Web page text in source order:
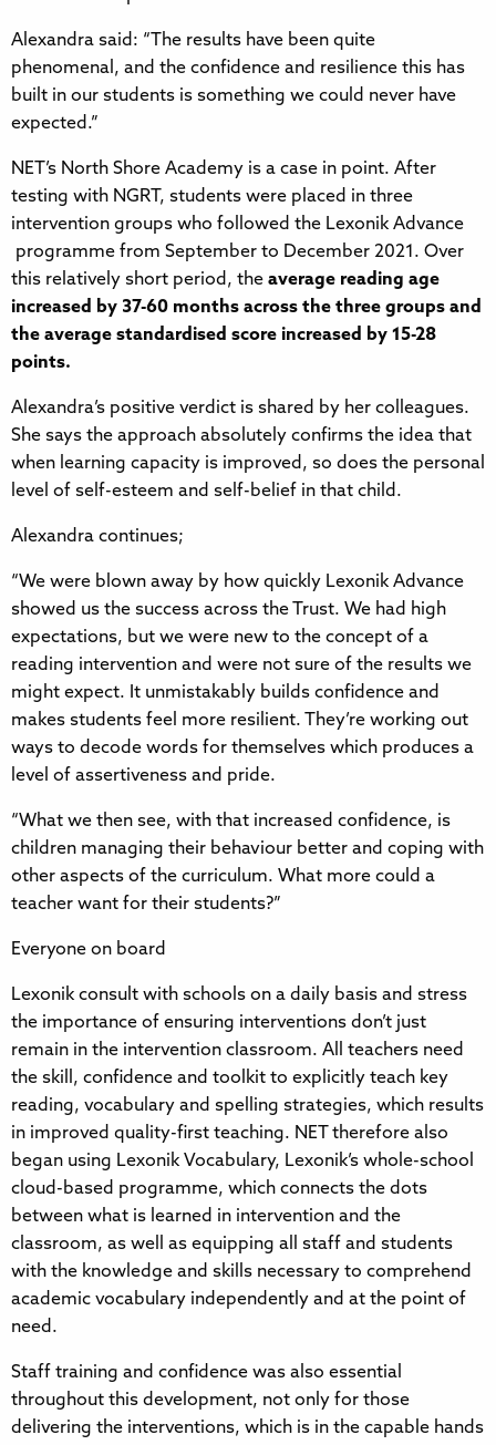
Alexandra said: ​​​​‌‍​‍​‍‌‍‌​‍‌‍‍‌‌‍‌‌‍‍‌‌‍‍​‍​‍​‍‍​‍​‍‌​‌‍​‌‌‍‍‌‍‍‌‌‌​‌‍‌​‍‍‌‍‍‌‌‍​‍​‍​‍​​‍​‍‌‍‍​‌​‍‌‍‌‌‌‍‌‍​‍​‍​‍‍​‍​‍​‍‌​‌‌​‌‌‌‌‍‌​‌‍‍‌‌‍​‍‌‍‍‌‌‍‍‌‌​‌‍‌‌‌‍‍‌‌​​‍‌‍‌‌‌‍‌​‌‍‍‌‌‌​​‍‌‍‌‌‍‌‍‌​‌‍‌‌​‌‌​​‌​‍‌‍‌‌‌​‌‍‌‌‌‍‍‌‌​‌‍​‌‌‌​‌‍‍‌‌‍‌‍‍​‍‌‍‍‌‌‍‌​​‌‌‍​‌‌‍‌‍​​​​‍‌​‍‌​‍‌‌‍‌‍‌‍​‍​‍‌​‌‍​​‌‌‍‌​​‌​‍‌​‌​​​​​‌‌‍​​‍‌​‍​​‌‍​‌​‍‌​‍‌​‍‌​‌‍​‌‌​​‌‍‌‍​​‌​​‍​‍​​​​​‌‌​‌‍‌‍​‍​‍‌‌​‌‍‌‌​​‌‍‌‌​‌‌​‌‌​‌‍‌​‍‌‍‌​‍‌​​‌‍​‌‌‌​‌‍‍​​‌‌‍​‍‌‍‌‍‌​‌‍‌​‍‌‌​‌‌‌​​‍‌‌‌‍‍‌‍‌‌‌‍‌​‍‌‌​​‌​‌​​‍‌‌​​‌​‌​​‍‌‌​​‍​​‍​​​‌‍​‍​​‍​‍‌‌‍‌‍​‌‌​​​‌‍​‌‍‌‍​‌‍‌‌​‌​​‍‌‌​​‍​​‍​‍‌‌​‌‌‌​‌​​‍‍‌‍​‌‍‍​‌‍‍‌‌‍​‌‍‌​‌​‍‌‍‌‌‌‍‍​‍‌‌​‌‌‌​​‍‌‌‌‍‍‌‍‌‌‌‍‌​‍‌‌​​‌​‌​​‍‌‌​​‌​‌​​‍‌‌​​‍​​‍​​​‌​‍‌‌‍​​​‌‍‌‍​‌‌​‌‌‌‍‌​​‌‌​‌​​​​​​​‍‌‌​​‍​​‍​‍‌‌​‌‌‌​‌​​‍‍‌‌​‌‍‌‌‌‍​‌‌​​‌‍​‍‌‍​‌‌​‌‍‌‌‌‌‌‌‌​‍‌‍​​‌​‍‌‌​​‍‌​‌‍‌​‌‌​‌‌‌‌‍‌​‌‍‍‌‌‍​‍‌‍‌‍‍‌‌‍‌​​‌‌‍​‌‌‍‌‍​​​​‍‌​‍‌​‍‌‌‍‌‍‌‍​‍​‍‌​‌‍​​‌‌‍‌​​‌​‍‌​‌​​​​​‌‌‍​​‍‌​‍​​‌‍​‌​‍‌​‍‌​‍‌​‌‍​‌‌​​‌‍‌‍​​‌​​‍​‍​​​​​‌‌​‌‍‌‍​‍​‍‌‍‌‌​‌‍‌‌​​‌‍‌‌​‌‌​‌‌​‌‍‌​‍‌‍‌​‍‌‍‌​​‌‍​‌‌‌​‌‍‍​​‌‌‍​‍‌‍‌‍‌​‌‍‌​‍‌‌​‌‌‌​​‍‌‌‌‍‍‌‍‌‌‌‍‌​‍‌‌​​‌​‌​​‍‌‌​​‌​‌​​‍‌‌​​‍​​‍​​​‌‍​‍​​‍​‍‌‌‍‌‍​‌‌​​​‌‍​‌‍‌‍​‌‍‌‌​‌​​‍‌‌​​‍​​‍​‍‌‌​‌‌‌​‌​​‍‍‌‍​‌‍‍​‌‍‍‌‌‍​‌‍‌​‌​‍‌‍‌‌‌‍‍​‍‌‌​‌‌‌​​‍‌‌‌‍‍‌‍‌‌‌‍‌​‍‌‌​​‌​‌​​‍‌‌​​‌​‌​​‍‌‌​​‍​​‍​​​‌​‍‌‌‍​​​‌‍‌‍​‌‌​‌‌‌‍‌​​‌‌​‌​​​​​​​‍‌‌​​‍​​‍​‍‌‌​‌‌‌​‌​​‍‍‌‌​‌‍‌‌‌‍​‌‌​​‍‌‍‌​​‌‍‌‌‌​‍‌​‌​​‌‍‌‌‌‍​‌‌​‌‍‍‌‌‌‍‌‍‌‌​‌‌​​‌‌‌‌‍​‍‌‍​‌‍‍‌‌​‌‍‍​‌‍‌‌‌‍‌​​‍​‍‌‌“The results have been quite
phenomenal, and the confidence and resilience this has
built in our students is something we could never have
expected.”​​​​‌‍​‍​‍‌‍‌​‍‌‍‍‌‌‍‌‌‍‍‌‌‍‍​‍​‍​‍‍​‍​‍‌​‌‍​‌‌‍‍‌‍‍‌‌‌​‌‍‌​‍‍‌‍‍‌‌‍​‍​‍​‍​​‍​‍‌‍‍​‌​‍‌‍‌‌‌‍‌‍​‍​‍​‍‍​‍​‍​‍‌​‌‌​‌‌‌‌‍‌​‌‍‍‌‌‍​‍‌‍‍‌‌‍‍‌‌​‌‍‌‌‌‍‍‌‌​​‍‌‍‌‌‌‍‌​‌‍‍‌‌‌​​‍‌‍‌‌‍‌‍‌​‌‍‌‌​‌‌​​‌​‍‌‍‌‌‌​‌‍‌‌‌‍‍‌‌​‌‍​‌‌‌​‌‍‍‌‌‍‌‍‍​‍‌‍‍‌‌‍‌​​‌‌‍​‌‌‍‌‍​​​​‍‌​‍‌​‍‌‌‍‌‍‌‍​‍​‍‌​‌‍​​‌‌‍‌​​‌​‍‌​‌​​​​​‌‌‍​​‍‌​‍​​‌‍​‌​‍‌​‍‌​‍‌​‌‍​‌‌​​‌‍‌‍​​‌​​‍​‍​​​​​‌‌​‌‍‌‍​‍​‍‌‌​‌‍‌‌​​‌‍‌‌​‌‌​‌‌​‌‍‌​‍‌‍‌​‍‌​​‌‍​‌‌‌​‌‍‍​​‌‌‍​‍‌‍‌‍‌​‌‍‌​‍‌‌​‌‌‌​​‍‌‌‌‍‍‌‍‌‌‌‍‌​‍‌‌​​‌​‌​​‍‌‌​​‌​‌​​‍‌‌​​‍​​‍​​​‌‍​‍​​‍​‍‌‌‍‌‍​‌‌​​​‌‍​‌‍‌‍​‌‍‌‌​‌​​‍‌‌​​‍​​‍​‍‌‌​‌‌‌​‌​​‍‍‌‍​‌‍‍​‌‍‍‌‌‍​‌‍‌​‌​‍‌‍‌‌‌‍‍​‍‌‌​‌‌‌​​‍‌‌‌‍‍‌‍‌‌‌‍‌​‍‌‌​​‌​‌​​‍‌‌​​‌​‌​​‍‌‌​​‍​​‍​​​‌​‍‌‌‍​​​‌‍‌‍​‌‌​‌‌‌‍‌​​‌‌​‌​​​​​‌​‍‌‌​​‍​​‍​‍‌‌​‌‌‌​‌​​‍‍‌‌​‌‍‌‌‌‍​‌‌​​‌‍​‍‌‍​‌‌​‌‍‌‌‌‌‌‌‌​‍‌‍​​‌​‍‌‌​​‍‌​‌‍‌​‌‌​‌‌‌‌‍‌​‌‍‍‌‌‍​‍‌‍‌‍‍‌‌‍‌​​‌‌‍​‌‌‍‌‍​​​​‍‌​‍‌​‍‌‌‍‌‍‌‍​‍​‍‌​‌‍​​‌‌‍‌​​‌​‍‌​‌​​​​​‌‌‍​​‍‌​‍​​‌‍​‌​‍‌​‍‌​‍‌​‌‍​‌‌​​‌‍‌‍​​‌​​‍​‍​​​​​‌‌​‌‍‌‍​‍​‍‌‍‌‌​‌‍‌‌​​‌‍‌‌​‌‌​‌‌​‌‍‌​‍‌‍‌​‍‌‍‌​​‌‍​‌‌‌​‌‍‍​​‌‌‍​‍‌‍‌‍‌​‌‍‌​‍‌‌​‌‌‌​​‍‌‌‌‍‍‌‍‌‌‌‍‌​‍‌‌​​‌​‌​​‍‌‌​​‌​‌​​‍‌‌​​‍​​‍​​​‌‍​‍​​‍​‍‌‌‍‌‍​‌‌​​​‌‍​‌‍‌‍​‌‍‌‌​‌​​‍‌‌​​‍​​‍​‍‌‌​‌‌‌​‌​​‍‍‌‍​‌‍‍​‌‍‍‌‌‍​‌‍‌​‌​‍‌‍‌‌‌‍‍​‍‌‌​‌‌‌​​‍‌‌‌‍‍‌‍‌‌‌‍‌​‍‌‌​​‌​‌​​‍‌‌​​‌​‌​​‍‌‌​​‍​​‍​​​‌​‍‌‌‍​​​‌‍‌‍​‌‌​‌‌‌‍‌​​‌‌​‌​​​​​‌​‍‌‌​​‍​​‍​‍‌‌​‌‌‌​‌​​‍‍‌‌​‌‍‌‌‌‍​‌‌​​‍‌‍‌​​‌‍‌‌‌​‍‌​‌​​‌‍‌‌‌‍​‌‌​‌‍‍‌‌‌‍‌‍‌‌​‌‌​​‌‌‌‌‍​‍‌‍​‌‍‍‌‌​‌‍‍​‌‍‌‌‌‍‌​​‍​‍‌‌
NET’s North Shore Academy​​​​‌‍​‍​‍‌‍‌​‍‌‍‍‌‌‍‌‌‍‍‌‌‍‍​‍​‍​‍‍​‍​‍‌​‌‍​‌‌‍‍‌‍‍‌‌‌​‌‍‌​‍‍‌‍‍‌‌‍​‍​‍​‍​​‍​‍‌‍‍​‌​‍‌‍‌‌‌‍‌‍​‍​‍​‍‍​‍​‍​‍‌​‌‌​‌‌‌‌‍‌​‌‍‍‌‌‍​‍‌‍‍‌‌‍‍‌‌​‌‍‌‌‌‍‍‌‌​​‍‌‍‌‌‌‍‌​‌‍‍‌‌‌​​‍‌‍‌‌‍‌‍‌​‌‍‌‌​‌‌​​‌​‍‌‍‌‌‌​‌‍‌‌‌‍‍‌‌​‌‍​‌‌‌​‌‍‍‌‌‍‌‍‍​‍‌‍‍‌‌‍‌​​‌‌‍​‌‌‍‌‍​​​​‍‌​‍‌​‍‌‌‍‌‍‌‍​‍​‍‌​‌‍​​‌‌‍‌​​‌​‍‌​‌​​​​​‌‌‍​​‍‌​‍​​‌‍​‌​‍‌​‍‌​‍‌​‌‍​‌‌​​‌‍‌‍​​‌​​‍​‍​​​​​‌‌​‌‍‌‍​‍​‍‌‌​‌‍‌‌​​‌‍‌‌​‌‌​‌‌​‌‍‌​‍‌‍‌​‍‌​​‌‍​‌‌‌​‌‍‍​​‌‌‍​‍‌‍‌‍‌​‌‍‌​‍‌‌​‌‌‌​​‍‌‌‌‍‍‌‍‌‌‌‍‌​‍‌‌​​‌​‌​​‍‌‌​​‌​‌​​‍‌‌​​‍​​‍​‌​​​‌​​​​​‍​​​‍‌‌‍​​‌​​​​‌​‍​​‍​​‍‌‌​​‍​​‍​‍‌‌​‌‌‌​‌​​‍‍‌‍​‌‍‍​‌‍‍‌‌‍​‌‍‌​‌​‍‌‍‌‌‌‍‍​‍‌‌​‌‌‌​​‍‌‌‌‍‍‌‍‌‌‌‍‌​‍‌‌​​‌​‌​​‍‌‌​​‌​‌​​‍‌‌​​‍​​‍​‌‍‌‍​​​‍‌‍‌​‌‍​‍​​‍​​‍​‌​‌‍‌​​​‌‌‍​‌‍​‌​​​​‍‌‌​​‍​​‍​‍‌‌​‌‌‌​‌​​‍‍‌‌​‌‍‌‌‌‍​‌‌​​‌‍​‍‌‍​‌‌​‌‍‌‌‌‌‌‌‌​‍‌‍​​‌​‍‌‌​​‍‌​‌‍‌​‌‌​‌‌‌‌‍‌​‌‍‍‌‌‍​‍‌‍‌‍‍‌‌‍‌​​‌‌‍​‌‌‍‌‍​​​​‍‌​‍‌​‍‌‌‍‌‍‌‍​‍​‍‌​‌‍​​‌‌‍‌​​‌​‍‌​‌​​​​​‌‌‍​​‍‌​‍​​‌‍​‌​‍‌​‍‌​‍‌​‌‍​‌‌​​‌‍‌‍​​‌​​‍​‍​​​​​‌‌​‌‍‌‍​‍​‍‌‍‌‌​‌‍‌‌​​‌‍‌‌​‌‌​‌‌​‌‍‌​‍‌‍‌​‍‌‍‌​​‌‍​‌‌‌​‌‍‍​​‌‌‍​‍‌‍‌‍‌​‌‍‌​‍‌‌​‌‌‌​​‍‌‌‌‍‍‌‍‌‌‌‍‌​‍‌‌​​‌​‌​​‍‌‌​​‌​‌​​‍‌‌​​‍​​‍​‌​​​‌​​​​​‍​​​‍‌‌‍​​‌​​​​‌​‍​​‍​​‍‌‌​​‍​​‍​‍‌‌​‌‌‌​‌​​‍‍‌‍​‌‍‍​‌‍‍‌‌‍​‌‍‌​‌​‍‌‍‌‌‌‍‍​‍‌‌​‌‌‌​​‍‌‌‌‍‍‌‍‌‌‌‍‌​‍‌‌​​‌​‌​​‍‌‌​​‌​‌​​‍‌‌​​‍​​‍​‌‍‌‍​​​‍‌‍‌​‌‍​‍​​‍​​‍​‌​‌‍‌​​​‌‌‍​‌‍​‌​​​​‍‌‌​​‍​​‍​‍‌‌​‌‌‌​‌​​‍‍‌‌​‌‍‌‌‌‍​‌‌​​‍‌‍‌​​‌‍‌‌‌​‍‌​‌​​‌‍‌‌‌‍​‌‌​‌‍‍‌‌‌‍‌‍‌‌​‌‌​​‌‌‌‌‍​‍‌‍​‌‍‍‌‌​‌‍‍​‌‍‌‌‌‍‌​​‍​‍‌‌ is a case in point. After
testing with ​​​​‌‍​‍​‍‌‍‌​‍‌‍‍‌‌‍‌‌‍‍‌‌‍‍​‍​‍​‍‍​‍​‍‌​‌‍​‌‌‍‍‌‍‍‌‌‌​‌‍‌​‍‍‌‍‍‌‌‍​‍​‍​‍​​‍​‍‌‍‍​‌​‍‌‍‌‌‌‍‌‍​‍​‍​‍‍​‍​‍​‍‌​‌‌​‌‌‌‌‍‌​‌‍‍‌‌‍​‍‌‍‍‌‌‍‍‌‌​‌‍‌‌‌‍‍‌‌​​‍‌‍‌‌‌‍‌​‌‍‍‌‌‌​​‍‌‍‌‌‍‌‍‌​‌‍‌‌​‌‌​​‌​‍‌‍‌‌‌​‌‍‌‌‌‍‍‌‌​‌‍​‌‌‌​‌‍‍‌‌‍‌‍‍​‍‌‍‍‌‌‍‌​​‌‌‍​‌‌‍‌‍​​​​‍‌​‍‌​‍‌‌‍‌‍‌‍​‍​‍‌​‌‍​​‌‌‍‌​​‌​‍‌​‌​​​​​‌‌‍​​‍‌​‍​​‌‍​‌​‍‌​‍‌​‍‌​‌‍​‌‌​​‌‍‌‍​​‌​​‍​‍​​​​​‌‌​‌‍‌‍​‍​‍‌‌​‌‍‌‌​​‌‍‌‌​‌‌​‌‌​‌‍‌​‍‌‍‌​‍‌​​‌‍​‌‌‌​‌‍‍​​‌‌‍​‍‌‍‌‍‌​‌‍‌​‍‌‌​‌‌‌​​‍‌‌‌‍‍‌‍‌‌‌‍‌​‍‌‌​​‌​‌​​‍‌‌​​‌​‌​​‍‌‌​​‍​​‍​‌​​​‌​​​​​‍​​​‍‌‌‍​​‌​​​​‌​‍​​‍​​‍‌‌​​‍​​‍​‍‌‌​‌‌‌​‌​​‍‍‌‍​‌‍‍​‌‍‍‌‌‍​‌‍‌​‌​‍‌‍‌‌‌‍‍​‍‌‌​‌‌‌​​‍‌‌‌‍‍‌‍‌‌‌‍‌​‍‌‌​​‌​‌​​‍‌‌​​‌​‌​​‍‌‌​​‍​​‍​‌‍‌‍​​​‍‌‍‌​‌‍​‍​​‍​​‍​‌​‌‍‌​​​‌‌‍​‌‍​‌​​‌​‍‌‌​​‍​​‍​‍‌‌​‌‌‌​‌​​‍‍‌‌​‌‍‌‌‌‍​‌‌​​‌‍​‍‌‍​‌‌​‌‍‌‌‌‌‌‌‌​‍‌‍​​‌​‍‌‌​​‍‌​‌‍‌​‌‌​‌‌‌‌‍‌​‌‍‍‌‌‍​‍‌‍‌‍‍‌‌‍‌​​‌‌‍​‌‌‍‌‍​​​​‍‌​‍‌​‍‌‌‍‌‍‌‍​‍​‍‌​‌‍​​‌‌‍‌​​‌​‍‌​‌​​​​​‌‌‍​​‍‌​‍​​‌‍​‌​‍‌​‍‌​‍‌​‌‍​‌‌​​‌‍‌‍​​‌​​‍​‍​​​​​‌‌​‌‍‌‍​‍​‍‌‍‌‌​‌‍‌‌​​‌‍‌‌​‌‌​‌‌​‌‍‌​‍‌‍‌​‍‌‍‌​​‌‍​‌‌‌​‌‍‍​​‌‌‍​‍‌‍‌‍‌​‌‍‌​‍‌‌​‌‌‌​​‍‌‌‌‍‍‌‍‌‌‌‍‌​‍‌‌​​‌​‌​​‍‌‌​​‌​‌​​‍‌‌​​‍​​‍​‌​​​‌​​​​​‍​​​‍‌‌‍​​‌​​​​‌​‍​​‍​​‍‌‌​​‍​​‍​‍‌‌​‌‌‌​‌​​‍‍‌‍​‌‍‍​‌‍‍‌‌‍​‌‍‌​‌​‍‌‍‌‌‌‍‍​‍‌‌​‌‌‌​​‍‌‌‌‍‍‌‍‌‌‌‍‌​‍‌‌​​‌​‌​​‍‌‌​​‌​‌​​‍‌‌​​‍​​‍​‌‍‌‍​​​‍‌‍‌​‌‍​‍​​‍​​‍​‌​‌‍‌​​​‌‌‍​‌‍​‌​​‌​‍‌‌​​‍​​‍​‍‌‌​‌‌‌​‌​​‍‍‌‌​‌‍‌‌‌‍​‌‌​​‍‌‍‌​​‌‍‌‌‌​‍‌​‌​​‌‍‌‌‌‍​‌‌​‌‍‍‌‌‌‍‌‍‌‌​‌‌​​‌‌‌‌‍​‍‌‍​‌‍‍‌‌​‌‍‍​‌‍‌‌‌‍‌​​‍​‍‌‌NGRT​​​​‌‍​‍​‍‌‍‌​‍‌‍‍‌‌‍‌‌‍‍‌‌‍‍​‍​‍​‍‍​‍​‍‌​‌‍​‌‌‍‍‌‍‍‌‌‌​‌‍‌​‍‍‌‍‍‌‌‍​‍​‍​‍​​‍​‍‌‍‍​‌​‍‌‍‌‌‌‍‌‍​‍​‍​‍‍​‍​‍​‍‌​‌‌​‌‌‌‌‍‌​‌‍‍‌‌‍​‍‌‍‍‌‌‍‍‌‌​‌‍‌‌‌‍‍‌‌​​‍‌‍‌‌‌‍‌​‌‍‍‌‌‌​​‍‌‍‌‌‍‌‍‌​‌‍‌‌​‌‌​​‌​‍‌‍‌‌‌​‌‍‌‌‌‍‍‌‌​‌‍​‌‌‌​‌‍‍‌‌‍‌‍‍​‍‌‍‍‌‌‍‌​​‌‌‍​‌‌‍‌‍​​​​‍‌​‍‌​‍‌‌‍‌‍‌‍​‍​‍‌​‌‍​​‌‌‍‌​​‌​‍‌​‌​​​​​‌‌‍​​‍‌​‍​​‌‍​‌​‍‌​‍‌​‍‌​‌‍​‌‌​​‌‍‌‍​​‌​​‍​‍​​​​​‌‌​‌‍‌‍​‍​‍‌‌​‌‍‌‌​​‌‍‌‌​‌‌​‌‌​‌‍‌​‍‌‍‌​‍‌​​‌‍​‌‌‌​‌‍‍​​‌‌‍​‍‌‍‌‍‌​‌‍‌​‍‌‌​‌‌‌​​‍‌‌‌‍‍‌‍‌‌‌‍‌​‍‌‌​​‌​‌​​‍‌‌​​‌​‌​​‍‌‌​​‍​​‍​‌​​​‌​​​​​‍​​​‍‌‌‍​​‌​​​​‌​‍​​‍​​‍‌‌​​‍​​‍​‍‌‌​‌‌‌​‌​​‍‍‌‍​‌‍‍​‌‍‍‌‌‍​‌‍‌​‌​‍‌‍‌‌‌‍‍​‍‌‌​‌‌‌​​‍‌‌‌‍‍‌‍‌‌‌‍‌​‍‌‌​​‌​‌​​‍‌‌​​‌​‌​​‍‌‌​​‍​​‍​‌‍‌‍​​​‍‌‍‌​‌‍​‍​​‍​​‍​‌​‌‍‌​​​‌‌‍​‌‍​‌​​‍​‍‌‌​​‍​​‍​‍‌‌​‌‌‌​‌​​‍‍‌‌​‌‍‌‌‌‍​‌‌​​‌‍​‍‌‍​‌‌​‌‍‌‌‌‌‌‌‌​‍‌‍​​‌​‍‌‌​​‍‌​‌‍‌​‌‌​‌‌‌‌‍‌​‌‍‍‌‌‍​‍‌‍‌‍‍‌‌‍‌​​‌‌‍​‌‌‍‌‍​​​​‍‌​‍‌​‍‌‌‍‌‍‌‍​‍​‍‌​‌‍​​‌‌‍‌​​‌​‍‌​‌​​​​​‌‌‍​​‍‌​‍​​‌‍​‌​‍‌​‍‌​‍‌​‌‍​‌‌​​‌‍‌‍​​‌​​‍​‍​​​​​‌‌​‌‍‌‍​‍​‍‌‍‌‌​‌‍‌‌​​‌‍‌‌​‌‌​‌‌​‌‍‌​‍‌‍‌​‍‌‍‌​​‌‍​‌‌‌​‌‍‍​​‌‌‍​‍‌‍‌‍‌​‌‍‌​‍‌‌​‌‌‌​​‍‌‌‌‍‍‌‍‌‌‌‍‌​‍‌‌​​‌​‌​​‍‌‌​​‌​‌​​‍‌‌​​‍​​‍​‌​​​‌​​​​​‍​​​‍‌‌‍​​‌​​​​‌​‍​​‍​​‍‌‌​​‍​​‍​‍‌‌​‌‌‌​‌​​‍‍‌‍​‌‍‍​‌‍‍‌‌‍​‌‍‌​‌​‍‌‍‌‌‌‍‍​‍‌‌​‌‌‌​​‍‌‌‌‍‍‌‍‌‌‌‍‌​‍‌‌​​‌​‌​​‍‌‌​​‌​‌​​‍‌‌​​‍​​‍​‌‍‌‍​​​‍‌‍‌​‌‍​‍​​‍​​‍​‌​‌‍‌​​​‌‌‍​‌‍​‌​​‍​‍‌‌​​‍​​‍​‍‌‌​‌‌‌​‌​​‍‍‌‌​‌‍‌‌‌‍​‌‌​​‍‌‍‌​​‌‍‌‌‌​‍‌​‌​​‌‍‌‌‌‍​‌‌​‌‍‍‌‌‌‍‌‍‌‌​‌‌​​‌‌‌‌‍​‍‌‍​‌‍‍‌‌​‌‍‍​‌‍‌‌‌‍‌​​‍​‍‌‌, students were placed in three
intervention groups who followed the ​​​​‌‍​‍​‍‌‍‌​‍‌‍‍‌‌‍‌‌‍‍‌‌‍‍​‍​‍​‍‍​‍​‍‌​‌‍​‌‌‍‍‌‍‍‌‌‌​‌‍‌​‍‍‌‍‍‌‌‍​‍​‍​‍​​‍​‍‌‍‍​‌​‍‌‍‌‌‌‍‌‍​‍​‍​‍‍​‍​‍​‍‌​‌‌​‌‌‌‌‍‌​‌‍‍‌‌‍​‍‌‍‍‌‌‍‍‌‌​‌‍‌‌‌‍‍‌‌​​‍‌‍‌‌‌‍‌​‌‍‍‌‌‌​​‍‌‍‌‌‍‌‍‌​‌‍‌‌​‌‌​​‌​‍‌‍‌‌‌​‌‍‌‌‌‍‍‌‌​‌‍​‌‌‌​‌‍‍‌‌‍‌‍‍​‍‌‍‍‌‌‍‌​​‌‌‍​‌‌‍‌‍​​​​‍‌​‍‌​‍‌‌‍‌‍‌‍​‍​‍‌​‌‍​​‌‌‍‌​​‌​‍‌​‌​​​​​‌‌‍​​‍‌​‍​​‌‍​‌​‍‌​‍‌​‍‌​‌‍​‌‌​​‌‍‌‍​​‌​​‍​‍​​​​​‌‌​‌‍‌‍​‍​‍‌‌​‌‍‌‌​​‌‍‌‌​‌‌​‌‌​‌‍‌​‍‌‍‌​‍‌​​‌‍​‌‌‌​‌‍‍​​‌‌‍​‍‌‍‌‍‌​‌‍‌​‍‌‌​‌‌‌​​‍‌‌‌‍‍‌‍‌‌‌‍‌​‍‌‌​​‌​‌​​‍‌‌​​‌​‌​​‍‌‌​​‍​​‍​‌​​​‌​​​​​‍​​​‍‌‌‍​​‌​​​​‌​‍​​‍​​‍‌‌​​‍​​‍​‍‌‌​‌‌‌​‌​​‍‍‌‍​‌‍‍​‌‍‍‌‌‍​‌‍‌​‌​‍‌‍‌‌‌‍‍​‍‌‌​‌‌‌​​‍‌‌‌‍‍‌‍‌‌‌‍‌​‍‌‌​​‌​‌​​‍‌‌​​‌​‌​​‍‌‌​​‍​​‍​‌‍‌‍​​​‍‌‍‌​‌‍​‍​​‍​​‍​‌​‌‍‌​​​‌‌‍​‌‍​‌​​​‍‌‌​​‍​​‍​‍‌‌​‌‌‌​‌​​‍‍‌‌​‌‍‌‌‌‍​‌‌​​‌‍​‍‌‍​‌‌​‌‍‌‌‌‌‌‌‌​‍‌‍​​‌​‍‌‌​​‍‌​‌‍‌​‌‌​‌‌‌‌‍‌​‌‍‍‌‌‍​‍‌‍‌‍‍‌‌‍‌​​‌‌‍​‌‌‍‌‍​​​​‍‌​‍‌​‍‌‌‍‌‍‌‍​‍​‍‌​‌‍​​‌‌‍‌​​‌​‍‌​‌​​​​​‌‌‍​​‍‌​‍​​‌‍​‌​‍‌​‍‌​‍‌​‌‍​‌‌​​‌‍‌‍​​‌​​‍​‍​​​​​‌‌​‌‍‌‍​‍​‍‌‍‌‌​‌‍‌‌​​‌‍‌‌​‌‌​‌‌​‌‍‌​‍‌‍‌​‍‌‍‌​​‌‍​‌‌‌​‌‍‍​​‌‌‍​‍‌‍‌‍‌​‌‍‌​‍‌‌​‌‌‌​​‍‌‌‌‍‍‌‍‌‌‌‍‌​‍‌‌​​‌​‌​​‍‌‌​​‌​‌​​‍‌‌​​‍​​‍​‌​​​‌​​​​​‍​​​‍‌‌‍​​‌​​​​‌​‍​​‍​​‍‌‌​​‍​​‍​‍‌‌​‌‌‌​‌​​‍‍‌‍​‌‍‍​‌‍‍‌‌‍​‌‍‌​‌​‍‌‍‌‌‌‍‍​‍‌‌​‌‌‌​​‍‌‌‌‍‍‌‍‌‌‌‍‌​‍‌‌​​‌​‌​​‍‌‌​​‌​‌​​‍‌‌​​‍​​‍​‌‍‌‍​​​‍‌‍‌​‌‍​‍​​‍​​‍​‌​‌‍‌​​​‌‌‍​‌‍​‌​​​‍‌‌​​‍​​‍​‍‌‌​‌‌‌​‌​​‍‍‌‌​‌‍‌‌‌‍​‌‌​​‍‌‍‌​​‌‍‌‌‌​‍‌​‌​​‌‍‌‌‌‍​‌‌​‌‍‍‌‌‌‍‌‍‌‌​‌‌​​‌‌‌‌‍​‍‌‍​‌‍‍‌‌​‌‍‍​‌‍‌‌‌‍‌​​‍​‍‌‌Lexonik Advance​​​​‌‍​‍​‍‌‍‌​‍‌‍‍‌‌‍‌‌‍‍‌‌‍‍​‍​‍​‍‍​‍​‍‌​‌‍​‌‌‍‍‌‍‍‌‌‌​‌‍‌​‍‍‌‍‍‌‌‍​‍​‍​‍​​‍​‍‌‍‍​‌​‍‌‍‌‌‌‍‌‍​‍​‍​‍‍​‍​‍​‍‌​‌‌​‌‌‌‌‍‌​‌‍‍‌‌‍​‍‌‍‍‌‌‍‍‌‌​‌‍‌‌‌‍‍‌‌​​‍‌‍‌‌‌‍‌​‌‍‍‌‌‌​​‍‌‍‌‌‍‌‍‌​‌‍‌‌​‌‌​​‌​‍‌‍‌‌‌​‌‍‌‌‌‍‍‌‌​‌‍​‌‌‌​‌‍‍‌‌‍‌‍‍​‍‌‍‍‌‌‍‌​​‌‌‍​‌‌‍‌‍​​​​‍‌​‍‌​‍‌‌‍‌‍‌‍​‍​‍‌​‌‍​​‌‌‍‌​​‌​‍‌​‌​​​​​‌‌‍​​‍‌​‍​​‌‍​‌​‍‌​‍‌​‍‌​‌‍​‌‌​​‌‍‌‍​​‌​​‍​‍​​​​​‌‌​‌‍‌‍​‍​‍‌‌​‌‍‌‌​​‌‍‌‌​‌‌​‌‌​‌‍‌​‍‌‍‌​‍‌​​‌‍​‌‌‌​‌‍‍​​‌‌‍​‍‌‍‌‍‌​‌‍‌​‍‌‌​‌‌‌​​‍‌‌‌‍‍‌‍‌‌‌‍‌​‍‌‌​​‌​‌​​‍‌‌​​‌​‌​​‍‌‌​​‍​​‍​‌​​​‌​​​​​‍​​​‍‌‌‍​​‌​​​​‌​‍​​‍​​‍‌‌​​‍​​‍​‍‌‌​‌‌‌​‌​​‍‍‌‍​‌‍‍​‌‍‍‌‌‍​‌‍‌​‌​‍‌‍‌‌‌‍‍​‍‌‌​‌‌‌​​‍‌‌‌‍‍‌‍‌‌‌‍‌​‍‌‌​​‌​‌​​‍‌‌​​‌​‌​​‍‌‌​​‍​​‍​‌‍‌‍​​​‍‌‍‌​‌‍​‍​​‍​​‍​‌​‌‍‌​​​‌‌‍​‌‍​‌​‌​​‍‌‌​​‍​​‍​‍‌‌​‌‌‌​‌​​‍‍‌‌​‌‍‌‌‌‍​‌‌​​‌‍​‍‌‍​‌‌​‌‍‌‌‌‌‌‌‌​‍‌‍​​‌​‍‌‌​​‍‌​‌‍‌​‌‌​‌‌‌‌‍‌​‌‍‍‌‌‍​‍‌‍‌‍‍‌‌‍‌​​‌‌‍​‌‌‍‌‍​​​​‍‌​‍‌​‍‌‌‍‌‍‌‍​‍​‍‌​‌‍​​‌‌‍‌​​‌​‍‌​‌​​​​​‌‌‍​​‍‌​‍​​‌‍​‌​‍‌​‍‌​‍‌​‌‍​‌‌​​‌‍‌‍​​‌​​‍​‍​​​​​‌‌​‌‍‌‍​‍​‍‌‍‌‌​‌‍‌‌​​‌‍‌‌​‌‌​‌‌​‌‍‌​‍‌‍‌​‍‌‍‌​​‌‍​‌‌‌​‌‍‍​​‌‌‍​‍‌‍‌‍‌​‌‍‌​‍‌‌​‌‌‌​​‍‌‌‌‍‍‌‍‌‌‌‍‌​‍‌‌​​‌​‌​​‍‌‌​​‌​‌​​‍‌‌​​‍​​‍​‌​​​‌​​​​​‍​​​‍‌‌‍​​‌​​​​‌​‍​​‍​​‍‌‌​​‍​​‍​‍‌‌​‌‌‌​‌​​‍‍‌‍​‌‍‍​‌‍‍‌‌‍​‌‍‌​‌​‍‌‍‌‌‌‍‍​‍‌‌​‌‌‌​​‍‌‌‌‍‍‌‍‌‌‌‍‌​‍‌‌​​‌​‌​​‍‌‌​​‌​‌​​‍‌‌​​‍​​‍​‌‍‌‍​​​‍‌‍‌​‌‍​‍​​‍​​‍​‌​‌‍‌​​​‌‌‍​‌‍​‌​‌​​‍‌‌​​‍​​‍​‍‌‌​‌‌‌​‌​​‍‍‌‌​‌‍‌‌‌‍​‌‌​​‍‌‍‌​​‌‍‌‌‌​‍‌​‌​​‌‍‌‌‌‍​‌‌​‌‍‍‌‌‌‍‌‍‌‌​‌‌​​‌‌‌‌‍​‍‌‍​‌‍‍‌‌​‌‍‍​‌‍‌‌‌‍‌​​‍​
‍‌‌ programme from September to December 2021. Over
this relatively short period, the ​​​​‌‍​‍​‍‌‍‌​‍‌‍‍‌‌‍‌‌‍‍‌‌‍‍​‍​‍​‍‍​‍​‍‌​‌‍​‌‌‍‍‌‍‍‌‌‌​‌‍‌​‍‍‌‍‍‌‌‍​‍​‍​‍​​‍​‍‌‍‍​‌​‍‌‍‌‌‌‍‌‍​‍​‍​‍‍​‍​‍​‍‌​‌‌​‌‌‌‌‍‌​‌‍‍‌‌‍​‍‌‍‍‌‌‍‍‌‌​‌‍‌‌‌‍‍‌‌​​‍‌‍‌‌‌‍‌​‌‍‍‌‌‌​​‍‌‍‌‌‍‌‍‌​‌‍‌‌​‌‌​​‌​‍‌‍‌‌‌​‌‍‌‌‌‍‍‌‌​‌‍​‌‌‌​‌‍‍‌‌‍‌‍‍​‍‌‍‍‌‌‍‌​​‌‌‍​‌‌‍‌‍​​​​‍‌​‍‌​‍‌‌‍‌‍‌‍​‍​‍‌​‌‍​​‌‌‍‌​​‌​‍‌​‌​​​​​‌‌‍​​‍‌​‍​​‌‍​‌​‍‌​‍‌​‍‌​‌‍​‌‌​​‌‍‌‍​​‌​​‍​‍​​​​​‌‌​‌‍‌‍​‍​‍‌‌​‌‍‌‌​​‌‍‌‌​‌‌​‌‌​‌‍‌​‍‌‍‌​‍‌​​‌‍​‌‌‌​‌‍‍​​‌‌‍​‍‌‍‌‍‌​‌‍‌​‍‌‌​‌‌‌​​‍‌‌‌‍‍‌‍‌‌‌‍‌​‍‌‌​​‌​‌​​‍‌‌​​‌​‌​​‍‌‌​​‍​​‍​‌​​​‌​​​​​‍​​​‍‌‌‍​​‌​​​​‌​‍​​‍​​‍‌‌​​‍​​‍​‍‌‌​‌‌‌​‌​​‍‍‌‍​‌‍‍​‌‍‍‌‌‍​‌‍‌​‌​‍‌‍‌‌‌‍‍​‍‌‌​‌‌‌​​‍‌‌‌‍‍‌‍‌‌‌‍‌​‍‌‌​​‌​‌​​‍‌‌​​‌​‌​​‍‌‌​​‍​​‍​‌‍‌‍​​​‍‌‍‌​‌‍​‍​​‍​​‍​‌​‌‍‌​​​‌‌‍​‌‍​‌​‌‌​‍‌‌​​‍​​‍​‍‌‌​‌‌‌​‌​​‍‍‌‌​‌‍‌‌‌‍​‌‌​​‌‍​‍‌‍​‌‌​‌‍‌‌‌‌‌‌‌​‍‌‍​​‌​‍‌‌​​‍‌​‌‍‌​‌‌​‌‌‌‌‍‌​‌‍‍‌‌‍​‍‌‍‌‍‍‌‌‍‌​​‌‌‍​‌‌‍‌‍​​​​‍‌​‍‌​‍‌‌‍‌‍‌‍​‍​‍‌​‌‍​​‌‌‍‌​​‌​‍‌​‌​​​​​‌‌‍​​‍‌​‍​​‌‍​‌​‍‌​‍‌​‍‌​‌‍​‌‌​​‌‍‌‍​​‌​​‍​‍​​​​​‌‌​‌‍‌‍​‍​‍‌‍‌‌​‌‍‌‌​​‌‍‌‌​‌‌​‌‌​‌‍‌​‍‌‍‌​‍‌‍‌​​‌‍​‌‌‌​‌‍‍​​‌‌‍​‍‌‍‌‍‌​‌‍‌​‍‌‌​‌‌‌​​‍‌‌‌‍‍‌‍‌‌‌‍‌​‍‌‌​​‌​‌​​‍‌‌​​‌​‌​​‍‌‌​​‍​​‍​‌​​​‌​​​​​‍​​​‍‌‌‍​​‌​​​​‌​‍​​‍​​‍‌‌​​‍​​‍​‍‌‌​‌‌‌​‌​​‍‍‌‍​‌‍‍​‌‍‍‌‌‍​‌‍‌​‌​‍‌‍‌‌‌‍‍​‍‌‌​‌‌‌​​‍‌‌‌‍‍‌‍‌‌‌‍‌​‍‌‌​​‌​‌​​‍‌‌​​‌​‌​​‍‌‌​​‍​​‍​‌‍‌‍​​​‍‌‍‌​‌‍​‍​​‍​​‍​‌​‌‍‌​​​‌‌‍​‌‍​‌​‌‌​‍‌‌​​‍​​‍​‍‌‌​‌‌‌​‌​​‍‍‌‌​‌‍‌‌‌‍​‌‌​​‍‌‍‌​​‌‍‌‌‌​‍‌​‌​​‌‍‌‌‌‍​‌‌​‌‍‍‌‌‌‍‌‍‌‌​‌‌​​‌‌‌‌‍​‍‌‍​‌‍‍‌‌​‌‍‍​‌‍‌‌‌‍‌​​‍​‍‌‌ average reading age
increased by 37-60 months across the three groups and
the average standardised score increased by 15-28
points.​​​​‌‍​‍​‍‌‍‌​‍‌‍‍‌‌‍‌‌‍‍‌‌‍‍​‍​‍​‍‍​‍​‍‌​‌‍​‌‌‍‍‌‍‍‌‌‌​‌‍‌​‍‍‌‍‍‌‌‍​‍​‍​‍​​‍​‍‌‍‍​‌​‍‌‍‌‌‌‍‌‍​‍​‍​‍‍​‍​‍​‍‌​‌‌​‌‌‌‌‍‌​‌‍‍‌‌‍​‍‌‍‍‌‌‍‍‌‌​‌‍‌‌‌‍‍‌‌​​‍‌‍‌‌‌‍‌​‌‍‍‌‌‌​​‍‌‍‌‌‍‌‍‌​‌‍‌‌​‌‌​​‌​‍‌‍‌‌‌​‌‍‌‌‌‍‍‌‌​‌‍​‌‌‌​‌‍‍‌‌‍‌‍‍​‍‌‍‍‌‌‍‌​​‌‌‍​‌‌‍‌‍​​​​‍‌​‍‌​‍‌‌‍‌‍‌‍​‍​‍‌​‌‍​​‌‌‍‌​​‌​‍‌​‌​​​​​‌‌‍​​‍‌​‍​​‌‍​‌​‍‌​‍‌​‍‌​‌‍​‌‌​​‌‍‌‍​​‌​​‍​‍​​​​​‌‌​‌‍‌‍​‍​‍‌‌​‌‍‌‌​​‌‍‌‌​‌‌​‌‌​‌‍‌​‍‌‍‌​‍‌​​‌‍​‌‌‌​‌‍‍​​‌‌‍​‍‌‍‌‍‌​‌‍‌​‍‌‌​‌‌‌​​‍‌‌‌‍‍‌‍‌‌‌‍‌​‍‌‌​​‌​‌​​‍‌‌​​‌​‌​​‍‌‌​​‍​​‍​‌​​​‌​​​​​‍​​​‍‌‌‍​​‌​​​​‌​‍​​‍​​‍‌‌​​‍​​‍​‍‌‌​‌‌‌​‌​​‍‍‌‍​‌‍‍​‌‍‍‌‌‍​‌‍‌​‌​‍‌‍‌‌‌‍‍​‍‌‌​‌‌‌​​‍‌‌‌‍‍‌‍‌‌‌‍‌​‍‌‌​​‌​‌​​‍‌‌​​‌​‌​​‍‌‌​​‍​​‍​‌‍‌‍​​​‍‌‍‌​‌‍​‍​​‍​​‍​‌​‌‍‌​​​‌‌‍​‌‍​‌​‌‍​‍‌‌​​‍​​‍​‍‌‌​‌‌‌​‌​​‍‍‌‌​‌‍‌‌‌‍​‌‌​​‌‍​‍‌‍​‌‌​‌‍‌‌‌‌‌‌‌​‍‌‍​​‌​‍‌‌​​‍‌​‌‍‌​‌‌​‌‌‌‌‍‌​‌‍‍‌‌‍​‍‌‍‌‍‍‌‌‍‌​​‌‌‍​‌‌‍‌‍​​​​‍‌​‍‌​‍‌‌‍‌‍‌‍​‍​‍‌​‌‍​​‌‌‍‌​​‌​‍‌​‌​​​​​‌‌‍​​‍‌​‍​​‌‍​‌​‍‌​‍‌​‍‌​‌‍​‌‌​​‌‍‌‍​​‌​​‍​‍​​​​​‌‌​‌‍‌‍​‍​‍‌‍‌‌​‌‍‌‌​​‌‍‌‌​‌‌​‌‌​‌‍‌​‍‌‍‌​‍‌‍‌​​‌‍​‌‌‌​‌‍‍​​‌‌‍​‍‌‍‌‍‌​‌‍‌​‍‌‌​‌‌‌​​‍‌‌‌‍‍‌‍‌‌‌‍‌​‍‌‌​​‌​‌​​‍‌‌​​‌​‌​​‍‌‌​​‍​​‍​‌​​​‌​​​​​‍​​​‍‌‌‍​​‌​​​​‌​‍​​‍​​‍‌‌​​‍​​‍​‍‌‌​‌‌‌​‌​​‍‍‌‍​‌‍‍​‌‍‍‌‌‍​‌‍‌​‌​‍‌‍‌‌‌‍‍​‍‌‌​‌‌‌​​‍‌‌‌‍‍‌‍‌‌‌‍‌​‍‌‌​​‌​‌​​‍‌‌​​‌​‌​​‍‌‌​​‍​​‍​‌‍‌‍​​​‍‌‍‌​‌‍​‍​​‍​​‍​‌​‌‍‌​​​‌‌‍​‌‍​‌​‌‍​‍‌‌​​‍​​‍​‍‌‌​‌‌‌​‌​​‍‍‌‌​‌‍‌‌‌‍​‌‌​​‍‌‍‌​​‌‍‌‌‌​‍‌​‌​​‌‍‌‌‌‍​‌‌​‌‍‍‌‌‌‍‌‍‌‌​‌‌​​‌‌‌‌‍​‍‌‍​‌‍‍‌‌​‌‍‍​‌‍‌‌‌‍‌​​‍​‍‌‌
Alexandra’s positive verdict is shared by her colleagues.
She says the approach absolutely confirms the idea that
when learning capacity is improved, so does the personal
level of self-esteem and self-belief in that child.​​​​‌‍​‍​‍‌‍‌​‍‌‍‍‌‌‍‌‌‍‍‌‌‍‍​‍​‍​‍‍​‍​‍‌​‌‍​‌‌‍‍‌‍‍‌‌‌​‌‍‌​‍‍‌‍‍‌‌‍​‍​‍​‍​​‍​‍‌‍‍​‌​‍‌‍‌‌‌‍‌‍​‍​‍​‍‍​‍​‍​‍‌​‌‌​‌‌‌‌‍‌​‌‍‍‌‌‍​‍‌‍‍‌‌‍‍‌‌​‌‍‌‌‌‍‍‌‌​​‍‌‍‌‌‌‍‌​‌‍‍‌‌‌​​‍‌‍‌‌‍‌‍‌​‌‍‌‌​‌‌​​‌​‍‌‍‌‌‌​‌‍‌‌‌‍‍‌‌​‌‍​‌‌‌​‌‍‍‌‌‍‌‍‍​‍‌‍‍‌‌‍‌​​‌‌‍​‌‌‍‌‍​​​​‍‌​‍‌​‍‌‌‍‌‍‌‍​‍​‍‌​‌‍​​‌‌‍‌​​‌​‍‌​‌​​​​​‌‌‍​​‍‌​‍​​‌‍​‌​‍‌​‍‌​‍‌​‌‍​‌‌​​‌‍‌‍​​‌​​‍​‍​​​​​‌‌​‌‍‌‍​‍​‍‌‌​‌‍‌‌​​‌‍‌‌​‌‌​‌‌​‌‍‌​‍‌‍‌​‍‌​​‌‍​‌‌‌​‌‍‍​​‌‌‍​‍‌‍‌‍‌​‌‍‌​‍‌‌​‌‌‌​​‍‌‌‌‍‍‌‍‌‌‌‍‌​‍‌‌​​‌​‌​​‍‌‌​​‌​‌​​‍‌‌​​‍​​‍​‍​‌‍​‌​‍​‌‍‌‍​‌‍​​‌‍​‍​‌​​‌​​​‌‍​‍​‍‌​‍‌‌​​‍​​‍​‍‌‌​‌‌‌​‌​​‍‍‌‍​‌‍‍​‌‍‍‌‌‍​‌‍‌​‌​‍‌‍‌‌‌‍‍​‍‌‌​‌‌‌​​‍‌‌‌‍‍‌‍‌‌‌‍‌​‍‌‌​​‌​‌​​‍‌‌​​‌​‌​​‍‌‌​​‍​​‍‌‍​‌‍‌‌​​​‍‌​​‍‌‍‌‍​​‍​‌‌‌‍​​‍‌​‌​​‌‌​​​​‍‌‌​​‍​​‍​‍‌‌​‌‌‌​‌​​‍‍‌‌​‌‍‌‌‌‍​‌‌​​‌‍​‍‌‍​‌‌​‌‍‌‌‌‌‌‌‌​‍‌‍​​‌​‍‌‌​​‍‌​‌‍‌​‌‌​‌‌‌‌‍‌​‌‍‍‌‌‍​‍‌‍‌‍‍‌‌‍‌​​‌‌‍​‌‌‍‌‍​​​​‍‌​‍‌​‍‌‌‍‌‍‌‍​‍​‍‌​‌‍​​‌‌‍‌​​‌​‍‌​‌​​​​​‌‌‍​​‍‌​‍​​‌‍​‌​‍‌​‍‌​‍‌​‌‍​‌‌​​‌‍‌‍​​‌​​‍​‍​​​​​‌‌​‌‍‌‍​‍​‍‌‍‌‌​‌‍‌‌​​‌‍‌‌​‌‌​‌‌​‌‍‌​‍‌‍‌​‍‌‍‌​​‌‍​‌‌‌​‌‍‍​​‌‌‍​‍‌‍‌‍‌​‌‍‌​‍‌‌​‌‌‌​​‍‌‌‌‍‍‌‍‌‌‌‍‌​‍‌‌​​‌​‌​​‍‌‌​​‌​‌​​‍‌‌​​‍​​‍​‍​‌‍​‌​‍​‌‍‌‍​‌‍​​‌‍​‍​‌​​‌​​​‌‍​‍​‍‌​‍‌‌​​‍​​‍​‍‌‌​‌‌‌​‌​​‍‍‌‍​‌‍‍​‌‍‍‌‌‍​‌‍‌​‌​‍‌‍‌‌‌‍‍​‍‌‌​‌‌‌​​‍‌‌‌‍‍‌‍‌‌‌‍‌​‍‌‌​​‌​‌​​‍‌‌​​‌​‌​​‍‌‌​​‍​​‍‌‍​‌‍‌‌​​​‍‌​​‍‌‍‌‍​​‍​‌‌‌‍​​‍‌​‌​​‌‌​​​​‍‌‌​​‍​​‍​‍‌‌​‌‌‌​‌​​‍‍‌‌​‌‍‌‌‌‍​‌‌​​‍‌‍‌​​‌‍‌‌‌​‍‌​‌​​‌‍‌‌‌‍​‌‌​‌‍‍‌‌‌‍‌‍‌‌​‌‌​​‌‌‌‌‍​‍‌‍​‌‍‍‌‌​‌‍‍​‌‍‌‌‌‍‌​​‍​‍‌‌
Alexandra continues;​​​​‌‍​‍​‍‌‍‌​‍‌‍‍‌‌‍‌‌‍‍‌‌‍‍​‍​‍​‍‍​‍​‍‌​‌‍​‌‌‍‍‌‍‍‌‌‌​‌‍‌​‍‍‌‍‍‌‌‍​‍​‍​‍​​‍​‍‌‍‍​‌​‍‌‍‌‌‌‍‌‍​‍​‍​‍‍​‍​‍​‍‌​‌‌​‌‌‌‌‍‌​‌‍‍‌‌‍​‍‌‍‍‌‌‍‍‌‌​‌‍‌‌‌‍‍‌‌​​‍‌‍‌‌‌‍‌​‌‍‍‌‌‌​​‍‌‍‌‌‍‌‍‌​‌‍‌‌​‌‌​​‌​‍‌‍‌‌‌​‌‍‌‌‌‍‍‌‌​‌‍​‌‌‌​‌‍‍‌‌‍‌‍‍​‍‌‍‍‌‌‍‌​​‌‌‍​‌‌‍‌‍​​​​‍‌​‍‌​‍‌‌‍‌‍‌‍​‍​‍‌​‌‍​​‌‌‍‌​​‌​‍‌​‌​​​​​‌‌‍​​‍‌​‍​​‌‍​‌​‍‌​‍‌​‍‌​‌‍​‌‌​​‌‍‌‍​​‌​​‍​‍​​​​​‌‌​‌‍‌‍​‍​‍‌‌​‌‍‌‌​​‌‍‌‌​‌‌​‌‌​‌‍‌​‍‌‍‌​‍‌​​‌‍​‌‌‌​‌‍‍​​‌‌‍​‍‌‍‌‍‌​‌‍‌​‍‌‌​‌‌‌​​‍‌‌‌‍‍‌‍‌‌‌‍‌​‍‌‌​​‌​‌​​‍‌‌​​‌​‌​​‍‌‌​​‍​​‍​​‌​​​​​​​‌​‌‍​‌​​​​​​‍​​‌‌‍‌​​‍​​‌‍​‍‌‌​​‍​​‍​‍‌‌​‌‌‌​‌​​‍‍‌‍​‌‍‍​‌‍‍‌‌‍​‌‍‌​‌​‍‌‍‌‌‌‍‍​‍‌‌​‌‌‌​​‍‌‌‌‍‍‌‍‌‌‌‍‌​‍‌‌​​‌​‌​​‍‌‌​​‌​‌​​‍‌‌​​‍​​‍​​‌​‌​​‍‌​‌​‌‍‌‌‌‍‌‍‌‍​‌‌‍​‌‌‍‌‍‌‍‌‌​​​‍​​​​​‍‌‌​​‍​​‍​‍‌‌​‌‌‌​‌​​‍‍‌‌​‌‍‌‌‌‍​‌‌​​‌‍​‍‌‍​‌‌​‌‍‌‌‌‌‌‌‌​‍‌‍​​‌​‍‌‌​​‍‌​‌‍‌​‌‌​‌‌‌‌‍‌​‌‍‍‌‌‍​‍‌‍‌‍‍‌‌‍‌​​‌‌‍​‌‌‍‌‍​​​​‍‌​‍‌​‍‌‌‍‌‍‌‍​‍​‍‌​‌‍​​‌‌‍‌​​‌​‍‌​‌​​​​​‌‌‍​​‍‌​‍​​‌‍​‌​‍‌​‍‌​‍‌​‌‍​‌‌​​‌‍‌‍​​‌​​‍​‍​​​​​‌‌​‌‍‌‍​‍​‍‌‍‌‌​‌‍‌‌​​‌‍‌‌​‌‌​‌‌​‌‍‌​‍‌‍‌​‍‌‍‌​​‌‍​‌‌‌​‌‍‍​​‌‌‍​‍‌‍‌‍‌​‌‍‌​‍‌‌​‌‌‌​​‍‌‌‌‍‍‌‍‌‌‌‍‌​‍‌‌​​‌​‌​​‍‌‌​​‌​‌​​‍‌‌​​‍​​‍​​‌​​​​​​​‌​‌‍​‌​​​​​​‍​​‌‌‍‌​​‍​​‌‍​‍‌‌​​‍​​‍​‍‌‌​‌‌‌​‌​​‍‍‌‍​‌‍‍​‌‍‍‌‌‍​‌‍‌​‌​‍‌‍‌‌‌‍‍​‍‌‌​‌‌‌​​‍‌‌‌‍‍‌‍‌‌‌‍‌​‍‌‌​​‌​‌​​‍‌‌​​‌​‌​​‍‌‌​​‍​​‍​​‌​‌​​‍‌​‌​‌‍‌‌‌‍‌‍‌‍​‌‌‍​‌‌‍‌‍‌‍‌‌​​​‍​​​​​‍‌‌​​‍​​‍​‍‌‌​‌‌‌​‌​​‍‍‌‌​‌‍‌‌‌‍​‌‌​​‍‌‍‌​​‌‍‌‌‌​‍‌​‌​​‌‍‌‌‌‍​‌‌​‌‍‍‌‌‌‍‌‍‌‌​‌‌​​‌‌‌‌‍​‍‌‍​‌‍‍‌‌​‌‍‍​‌‍‌‌‌‍‌​​‍​‍‌‌
“​​​​‌‍​‍​‍‌‍‌​‍‌‍‍‌‌‍‌‌‍‍‌‌‍‍​‍​‍​‍‍​‍​‍‌​‌‍​‌‌‍‍‌‍‍‌‌‌​‌‍‌​‍‍‌‍‍‌‌‍​‍​‍​‍​​‍​‍‌‍‍​‌​‍‌‍‌‌‌‍‌‍​‍​‍​‍‍​‍​‍​‍‌​‌‌​‌‌‌‌‍‌​‌‍‍‌‌‍​‍‌‍‍‌‌‍‍‌‌​‌‍‌‌‌‍‍‌‌​​‍‌‍‌‌‌‍‌​‌‍‍‌‌‌​​‍‌‍‌‌‍‌‍‌​‌‍‌‌​‌‌​​‌​‍‌‍‌‌‌​‌‍‌‌‌‍‍‌‌​‌‍​‌‌‌​‌‍‍‌‌‍‌‍‍​‍‌‍‍‌‌‍‌​​‌‌‍​‌‌‍‌‍​​​​‍‌​‍‌​‍‌‌‍‌‍‌‍​‍​‍‌​‌‍​​‌‌‍‌​​‌​‍‌​‌​​​​​‌‌‍​​‍‌​‍​​‌‍​‌​‍‌​‍‌​‍‌​‌‍​‌‌​​‌‍‌‍​​‌​​‍​‍​​​​​‌‌​‌‍‌‍​‍​‍‌‌​‌‍‌‌​​‌‍‌‌​‌‌​‌‌​‌‍‌​‍‌‍‌​‍‌​​‌‍​‌‌‌​‌‍‍​​‌‌‍​‍‌‍‌‍‌​‌‍‌​‍‌‌​‌‌‌​​‍‌‌‌‍‍‌‍‌‌‌‍‌​‍‌‌​​‌​‌​​‍‌‌​​‌​‌​​‍‌‌​​‍​​‍​‌​‍​​‌‌​‌​​​​‌‍​‌​‌‍​‌‍​‍​​‌‍‌‍​‍​​‌​‍‌‌​​‍​​‍​‍‌‌​‌‌‌​‌​​‍‍‌‍​‌‍‍​‌‍‍‌‌‍​‌‍‌​‌​‍‌‍‌‌‌‍‍​‍‌‌​‌‌‌​​‍‌‌‌‍‍‌‍‌‌‌‍‌​‍‌‌​​‌​‌​​‍‌‌​​‌​‌​​‍‌‌​​‍​​‍‌‍​‌​​​​​‌‌‍‌‌​‍​​​‍​‌‌‌‍‌‍​‌​‌‌‍‌‌​​‌​​​​‍‌‌​​‍​​‍​‍‌‌​‌‌‌​‌​​‍‍‌‌​‌‍‌‌‌‍​‌‌​​‌‍​‍‌‍​‌‌​‌‍‌‌‌‌‌‌‌​‍‌‍​​‌​‍‌‌​​‍‌​‌‍‌​‌‌​‌‌‌‌‍‌​‌‍‍‌‌‍​‍‌‍‌‍‍‌‌‍‌​​‌‌‍​‌‌‍‌‍​​​​‍‌​‍‌​‍‌‌‍‌‍‌‍​‍​‍‌​‌‍​​‌‌‍‌​​‌​‍‌​‌​​​​​‌‌‍​​‍‌​‍​​‌‍​‌​‍‌​‍‌​‍‌​‌‍​‌‌​​‌‍‌‍​​‌​​‍​‍​​​​​‌‌​‌‍‌‍​‍​‍‌‍‌‌​‌‍‌‌​​‌‍‌‌​‌‌​‌‌​‌‍‌​‍‌‍‌​‍‌‍‌​​‌‍​‌‌‌​‌‍‍​​‌‌‍​‍‌‍‌‍‌​‌‍‌​‍‌‌​‌‌‌​​‍‌‌‌‍‍‌‍‌‌‌‍‌​‍‌‌​​‌​‌​​‍‌‌​​‌​‌​​‍‌‌​​‍​​‍​‌​‍​​‌‌​‌​​​​‌‍​‌​‌‍​‌‍​‍​​‌‍‌‍​‍​​‌​‍‌‌​​‍​​‍​‍‌‌​‌‌‌​‌​​‍‍‌‍​‌‍‍​‌‍‍‌‌‍​‌‍‌​‌​‍‌‍‌‌‌‍‍​‍‌‌​‌‌‌​​‍‌‌‌‍‍‌‍‌‌‌‍‌​‍‌‌​​‌​‌​​‍‌‌​​‌​‌​​‍‌‌​​‍​​‍‌‍​‌​​​​​‌‌‍‌‌​‍​​​‍​‌‌‌‍‌‍​‌​‌‌‍‌‌​​‌​​​​‍‌‌​​‍​​‍​‍‌‌​‌‌‌​‌​​‍‍‌‌​‌‍‌‌‌‍​‌‌​​‍‌‍‌​​‌‍‌‌‌​‍‌​‌​​‌‍‌‌‌‍​‌‌​‌‍‍‌‌‌‍‌‍‌‌​‌‌​​‌‌‌‌‍​‍‌‍​‌‍‍‌‌​‌‍‍​‌‍‌‌‌‍‌​​‍​‍‌‌We were blown away by how quickly​​​​‌‍​‍​‍‌‍‌​‍‌‍‍‌‌‍‌‌‍‍‌‌‍‍​‍​‍​‍‍​‍​‍‌​‌‍​‌‌‍‍‌‍‍‌‌‌​‌‍‌​‍‍‌‍‍‌‌‍​‍​‍​‍​​‍​‍‌‍‍​‌​‍‌‍‌‌‌‍‌‍​‍​‍​‍‍​‍​‍​‍‌​‌‌​‌‌‌‌‍‌​‌‍‍‌‌‍​‍‌‍‍‌‌‍‍‌‌​‌‍‌‌‌‍‍‌‌​​‍‌‍‌‌‌‍‌​‌‍‍‌‌‌​​‍‌‍‌‌‍‌‍‌​‌‍‌‌​‌‌​​‌​‍‌‍‌‌‌​‌‍‌‌‌‍‍‌‌​‌‍​‌‌‌​‌‍‍‌‌‍‌‍‍​‍‌‍‍‌‌‍‌​​‌‌‍​‌‌‍‌‍​​​​‍‌​‍‌​‍‌‌‍‌‍‌‍​‍​‍‌​‌‍​​‌‌‍‌​​‌​‍‌​‌​​​​​‌‌‍​​‍‌​‍​​‌‍​‌​‍‌​‍‌​‍‌​‌‍​‌‌​​‌‍‌‍​​‌​​‍​‍​​​​​‌‌​‌‍‌‍​‍​‍‌‌​‌‍‌‌​​‌‍‌‌​‌‌​‌‌​‌‍‌​‍‌‍‌​‍‌​​‌‍​‌‌‌​‌‍‍​​‌‌‍​‍‌‍‌‍‌​‌‍‌​‍‌‌​‌‌‌​​‍‌‌‌‍‍‌‍‌‌‌‍‌​‍‌‌​​‌​‌​​‍‌‌​​‌​‌​​‍‌‌​​‍​​‍​‌​‍​​‌‌​‌​​​​‌‍​‌​‌‍​‌‍​‍​​‌‍‌‍​‍​​‌​‍‌‌​​‍​​‍​‍‌‌​‌‌‌​‌​​‍‍‌‍​‌‍‍​‌‍‍‌‌‍​‌‍‌​‌​‍‌‍‌‌‌‍‍​‍‌‌​‌‌‌​​‍‌‌‌‍‍‌‍‌‌‌‍‌​‍‌‌​​‌​‌​​‍‌‌​​‌​‌​​‍‌‌​​‍​​‍‌‍​‌​​​​​‌‌‍‌‌​‍​​​‍​‌‌‌‍‌‍​‌​‌‌‍‌‌​​‌​​‌​‍‌‌​​‍​​‍​‍‌‌​‌‌‌​‌​​‍‍‌‌​‌‍‌‌‌‍​‌‌​​‌‍​‍‌‍​‌‌​‌‍‌‌‌‌‌‌‌​‍‌‍​​‌​‍‌‌​​‍‌​‌‍‌​‌‌​‌‌‌‌‍‌​‌‍‍‌‌‍​‍‌‍‌‍‍‌‌‍‌​​‌‌‍​‌‌‍‌‍​​​​‍‌​‍‌​‍‌‌‍‌‍‌‍​‍​‍‌​‌‍​​‌‌‍‌​​‌​‍‌​‌​​​​​‌‌‍​​‍‌​‍​​‌‍​‌​‍‌​‍‌​‍‌​‌‍​‌‌​​‌‍‌‍​​‌​​‍​‍​​​​​‌‌​‌‍‌‍​‍​‍‌‍‌‌​‌‍‌‌​​‌‍‌‌​‌‌​‌‌​‌‍‌​‍‌‍‌​‍‌‍‌​​‌‍​‌‌‌​‌‍‍​​‌‌‍​‍‌‍‌‍‌​‌‍‌​‍‌‌​‌‌‌​​‍‌‌‌‍‍‌‍‌‌‌‍‌​‍‌‌​​‌​‌​​‍‌‌​​‌​‌​​‍‌‌​​‍​​‍​‌​‍​​‌‌​‌​​​​‌‍​‌​‌‍​‌‍​‍​​‌‍‌‍​‍​​‌​‍‌‌​​‍​​‍​‍‌‌​‌‌‌​‌​​‍‍‌‍​‌‍‍​‌‍‍‌‌‍​‌‍‌​‌​‍‌‍‌‌‌‍‍​‍‌‌​‌‌‌​​‍‌‌‌‍‍‌‍‌‌‌‍‌​‍‌‌​​‌​‌​​‍‌‌​​‌​‌​​‍‌‌​​‍​​‍‌‍​‌​​​​​‌‌‍‌‌​‍​​​‍​‌‌‌‍‌‍​‌​‌‌‍‌‌​​‌​​‌​‍‌‌​​‍​​‍​‍‌‌​‌‌‌​‌​​‍‍‌‌​‌‍‌‌‌‍​‌‌​​‍‌‍‌​​‌‍‌‌‌​‍‌​‌​​‌‍‌‌‌‍​‌‌​‌‍‍‌‌‌‍‌‍‌‌​‌‌​​‌‌‌‌‍​‍‌‍​‌‍‍‌‌​‌‍‍​‌‍‌‌‌‍‌​​‍​‍‌‌ ​​​​‌‍​‍​‍‌‍‌​‍‌‍‍‌‌‍‌‌‍‍‌‌‍‍​‍​‍​‍‍​‍​‍‌​‌‍​‌‌‍‍‌‍‍‌‌‌​‌‍‌​‍‍‌‍‍‌‌‍​‍​‍​‍​​‍​‍‌‍‍​‌​‍‌‍‌‌‌‍‌‍​‍​‍​‍‍​‍​‍​‍‌​‌‌​‌‌‌‌‍‌​‌‍‍‌‌‍​‍‌‍‍‌‌‍‍‌‌​‌‍‌‌‌‍‍‌‌​​‍‌‍‌‌‌‍‌​‌‍‍‌‌‌​​‍‌‍‌‌‍‌‍‌​‌‍‌‌​‌‌​​‌​‍‌‍‌‌‌​‌‍‌‌‌‍‍‌‌​‌‍​‌‌‌​‌‍‍‌‌‍‌‍‍​‍‌‍‍‌‌‍‌​​‌‌‍​‌‌‍‌‍​​​​‍‌​‍‌​‍‌‌‍‌‍‌‍​‍​‍‌​‌‍​​‌‌‍‌​​‌​‍‌​‌​​​​​‌‌‍​​‍‌​‍​​‌‍​‌​‍‌​‍‌​‍‌​‌‍​‌‌​​‌‍‌‍​​‌​​‍​‍​​​​​‌‌​‌‍‌‍​‍​‍‌‌​‌‍‌‌​​‌‍‌‌​‌‌​‌‌​‌‍‌​‍‌‍‌​‍‌​​‌‍​‌‌‌​‌‍‍​​‌‌‍​‍‌‍‌‍‌​‌‍‌​‍‌‌​‌‌‌​​‍‌‌‌‍‍‌‍‌‌‌‍‌​‍‌‌​​‌​‌​​‍‌‌​​‌​‌​​‍‌‌​​‍​​‍​‌​‍​​‌‌​‌​​​​‌‍​‌​‌‍​‌‍​‍​​‌‍‌‍​‍​​‌​‍‌‌​​‍​​‍​‍‌‌​‌‌‌​‌​​‍‍‌‍​‌‍‍​‌‍‍‌‌‍​‌‍‌​‌​‍‌‍‌‌‌‍‍​‍‌‌​‌‌‌​​‍‌‌‌‍‍‌‍‌‌‌‍‌​‍‌‌​​‌​‌​​‍‌‌​​‌​‌​​‍‌‌​​‍​​‍‌‍​‌​​​​​‌‌‍‌‌​‍​​​‍​‌‌‌‍‌‍​‌​‌‌‍‌‌​​‌​​‍​‍‌‌​​‍​​‍​‍‌‌​‌‌‌​‌​​‍‍‌‌​‌‍‌‌‌‍​‌‌​​‌‍​‍‌‍​‌‌​‌‍‌‌‌‌‌‌‌​‍‌‍​​‌​‍‌‌​​‍‌​‌‍‌​‌‌​‌‌‌‌‍‌​‌‍‍‌‌‍​‍‌‍‌‍‍‌‌‍‌​​‌‌‍​‌‌‍‌‍​​​​‍‌​‍‌​‍‌‌‍‌‍‌‍​‍​‍‌​‌‍​​‌‌‍‌​​‌​‍‌​‌​​​​​‌‌‍​​‍‌​‍​​‌‍​‌​‍‌​‍‌​‍‌​‌‍​‌‌​​‌‍‌‍​​‌​​‍​‍​​​​​‌‌​‌‍‌‍​‍​‍‌‍‌‌​‌‍‌‌​​‌‍‌‌​‌‌​‌‌​‌‍‌​‍‌‍‌​‍‌‍‌​​‌‍​‌‌‌​‌‍‍​​‌‌‍​‍‌‍‌‍‌​‌‍‌​‍‌‌​‌‌‌​​‍‌‌‌‍‍‌‍‌‌‌‍‌​‍‌‌​​‌​‌​​‍‌‌​​‌​‌​​‍‌‌​​‍​​‍​‌​‍​​‌‌​‌​​​​‌‍​‌​‌‍​‌‍​‍​​‌‍‌‍​‍​​‌​‍‌‌​​‍​​‍​‍‌‌​‌‌‌​‌​​‍‍‌‍​‌‍‍​‌‍‍‌‌‍​‌‍‌​‌​‍‌‍‌‌‌‍‍​‍‌‌​‌‌‌​​‍‌‌‌‍‍‌‍‌‌‌‍‌​‍‌‌​​‌​‌​​‍‌‌​​‌​‌​​‍‌‌​​‍​​‍‌‍​‌​​​​​‌‌‍‌‌​‍​​​‍​‌‌‌‍‌‍​‌​‌‌‍‌‌​​‌​​‍​‍‌‌​​‍​​‍​‍‌‌​‌‌‌​‌​​‍‍‌‌​‌‍‌‌‌‍​‌‌​​‍‌‍‌​​‌‍‌‌‌​‍‌​‌​​‌‍‌‌‌‍​‌‌​‌‍‍‌‌‌‍‌‍‌‌​‌‌​​‌‌‌‌‍​‍‌‍​‌‍‍‌‌​‌‍‍​‌‍‌‌‌‍‌​​‍​‍‌‌Lexonik Advance​​​​‌‍​‍​‍‌‍‌​‍‌‍‍‌‌‍‌‌‍‍‌‌‍‍​‍​‍​‍‍​‍​‍‌​‌‍​‌‌‍‍‌‍‍‌‌‌​‌‍‌​‍‍‌‍‍‌‌‍​‍​‍​‍​​‍​‍‌‍‍​‌​‍‌‍‌‌‌‍‌‍​‍​‍​‍‍​‍​‍​‍‌​‌‌​‌‌‌‌‍‌​‌‍‍‌‌‍​‍‌‍‍‌‌‍‍‌‌​‌‍‌‌‌‍‍‌‌​​‍‌‍‌‌‌‍‌​‌‍‍‌‌‌​​‍‌‍‌‌‍‌‍‌​‌‍‌‌​‌‌​​‌​‍‌‍‌‌‌​‌‍‌‌‌‍‍‌‌​‌‍​‌‌‌​‌‍‍‌‌‍‌‍‍​‍‌‍‍‌‌‍‌​​‌‌‍​‌‌‍‌‍​​​​‍‌​‍‌​‍‌‌‍‌‍‌‍​‍​‍‌​‌‍​​‌‌‍‌​​‌​‍‌​‌​​​​​‌‌‍​​‍‌​‍​​‌‍​‌​‍‌​‍‌​‍‌​‌‍​‌‌​​‌‍‌‍​​‌​​‍​‍​​​​​‌‌​‌‍‌‍​‍​‍‌‌​‌‍‌‌​​‌‍‌‌​‌‌​‌‌​‌‍‌​‍‌‍‌​‍‌​​‌‍​‌‌‌​‌‍‍​​‌‌‍​‍‌‍‌‍‌​‌‍‌​‍‌‌​‌‌‌​​‍‌‌‌‍‍‌‍‌‌‌‍‌​‍‌‌​​‌​‌​​‍‌‌​​‌​‌​​‍‌‌​​‍​​‍​‌​‍​​‌‌​‌​​​​‌‍​‌​‌‍​‌‍​‍​​‌‍‌‍​‍​​‌​‍‌‌​​‍​​‍​‍‌‌​‌‌‌​‌​​‍‍‌‍​‌‍‍​‌‍‍‌‌‍​‌‍‌​‌​‍‌‍‌‌‌‍‍​‍‌‌​‌‌‌​​‍‌‌‌‍‍‌‍‌‌‌‍‌​‍‌‌​​‌​‌​​‍‌‌​​‌​‌​​‍‌‌​​‍​​‍‌‍​‌​​​​​‌‌‍‌‌​‍​​​‍​‌‌‌‍‌‍​‌​‌‌‍‌‌​​‌​​​‍‌‌​​‍​​‍​‍‌‌​‌‌‌​‌​​‍‍‌‌​‌‍‌‌‌‍​‌‌​​‌‍​‍‌‍​‌‌​‌‍‌‌‌‌‌‌‌​‍‌‍​​‌​‍‌‌​​‍‌​‌‍‌​‌‌​‌‌‌‌‍‌​‌‍‍‌‌‍​‍‌‍‌‍‍‌‌‍‌​​‌‌‍​‌‌‍‌‍​​​​‍‌​‍‌​‍‌‌‍‌‍‌‍​‍​‍‌​‌‍​​‌‌‍‌​​‌​‍‌​‌​​​​​‌‌‍​​‍‌​‍​​‌‍​‌​‍‌​‍‌​‍‌​‌‍​‌‌​​‌‍‌‍​​‌​​‍​‍​​​​​‌‌​‌‍‌‍​‍​‍‌‍‌‌​‌‍‌‌​​‌‍‌‌​‌‌​‌‌​‌‍‌​‍‌‍‌​‍‌‍‌​​‌‍​‌‌‌​‌‍‍​​‌‌‍​‍‌‍‌‍‌​‌‍‌​‍‌‌​‌‌‌​​‍‌‌‌‍‍‌‍‌‌‌‍‌​‍‌‌​​‌​‌​​‍‌‌​​‌​‌​​‍‌‌​​‍​​‍​‌​‍​​‌‌​‌​​​​‌‍​‌​‌‍​‌‍​‍​​‌‍‌‍​‍​​‌​‍‌‌​​‍​​‍​‍‌‌​‌‌‌​‌​​‍‍‌‍​‌‍‍​‌‍‍‌‌‍​‌‍‌​‌​‍‌‍‌‌‌‍‍​‍‌‌​‌‌‌​​‍‌‌‌‍‍‌‍‌‌‌‍‌​‍‌‌​​‌​‌​​‍‌‌​​‌​‌​​‍‌‌​​‍​​‍‌‍​‌​​​​​‌‌‍‌‌​‍​​​‍​‌‌‌‍‌‍​‌​‌‌‍‌‌​​‌​​​‍‌‌​​‍​​‍​‍‌‌​‌‌‌​‌​​‍‍‌‌​‌‍‌‌‌‍​‌‌​​‍‌‍‌​​‌‍‌‌‌​‍‌​‌​​‌‍‌‌‌‍​‌‌​‌‍‍‌‌‌‍‌‍‌‌​‌‌​​‌‌‌‌‍​‍‌‍​‌‍‍‌‌​‌‍‍​‌‍‌‌‌‍‌​​‍​‍‌‌ ​​​​‌‍​‍​‍‌‍‌​‍‌‍‍‌‌‍‌‌‍‍‌‌‍‍​‍​‍​‍‍​‍​‍‌​‌‍​‌‌‍‍‌‍‍‌‌‌​‌‍‌​‍‍‌‍‍‌‌‍​‍​‍​‍​​‍​‍‌‍‍​‌​‍‌‍‌‌‌‍‌‍​‍​‍​‍‍​‍​‍​‍‌​‌‌​‌‌‌‌‍‌​‌‍‍‌‌‍​‍‌‍‍‌‌‍‍‌‌​‌‍‌‌‌‍‍‌‌​​‍‌‍‌‌‌‍‌​‌‍‍‌‌‌​​‍‌‍‌‌‍‌‍‌​‌‍‌‌​‌‌​​‌​‍‌‍‌‌‌​‌‍‌‌‌‍‍‌‌​‌‍​‌‌‌​‌‍‍‌‌‍‌‍‍​‍‌‍‍‌‌‍‌​​‌‌‍​‌‌‍‌‍​​​​‍‌​‍‌​‍‌‌‍‌‍‌‍​‍​‍‌​‌‍​​‌‌‍‌​​‌​‍‌​‌​​​​​‌‌‍​​‍‌​‍​​‌‍​‌​‍‌​‍‌​‍‌​‌‍​‌‌​​‌‍‌‍​​‌​​‍​‍​​​​​‌‌​‌‍‌‍​‍​‍‌‌​‌‍‌‌​​‌‍‌‌​‌‌​‌‌​‌‍‌​‍‌‍‌​‍‌​​‌‍​‌‌‌​‌‍‍​​‌‌‍​‍‌‍‌‍‌​‌‍‌​‍‌‌​‌‌‌​​‍‌‌‌‍‍‌‍‌‌‌‍‌​‍‌‌​​‌​‌​​‍‌‌​​‌​‌​​‍‌‌​​‍​​‍​‌​‍​​‌‌​‌​​​​‌‍​‌​‌‍​‌‍​‍​​‌‍‌‍​‍​​‌​‍‌‌​​‍​​‍​‍‌‌​‌‌‌​‌​​‍‍‌‍​‌‍‍​‌‍‍‌‌‍​‌‍‌​‌​‍‌‍‌‌‌‍‍​‍‌‌​‌‌‌​​‍‌‌‌‍‍‌‍‌‌‌‍‌​‍‌‌​​‌​‌​​‍‌‌​​‌​‌​​‍‌‌​​‍​​‍‌‍​‌​​​​​‌‌‍‌‌​‍​​​‍​‌‌‌‍‌‍​‌​‌‌‍‌‌​​‌​‌​​‍‌‌​​‍​​‍​‍‌‌​‌‌‌​‌​​‍‍‌‌​‌‍‌‌‌‍​‌‌​​‌‍​‍‌‍​‌‌​‌‍‌‌‌‌‌‌‌​‍‌‍​​‌​‍‌‌​​‍‌​‌‍‌​‌‌​‌‌‌‌‍‌​‌‍‍‌‌‍​‍‌‍‌‍‍‌‌‍‌​​‌‌‍​‌‌‍‌‍​​​​‍‌​‍‌​‍‌‌‍‌‍‌‍​‍​‍‌​‌‍​​‌‌‍‌​​‌​‍‌​‌​​​​​‌‌‍​​‍‌​‍​​‌‍​‌​‍‌​‍‌​‍‌​‌‍​‌‌​​‌‍‌‍​​‌​​‍​‍​​​​​‌‌​‌‍‌‍​‍​‍‌‍‌‌​‌‍‌‌​​‌‍‌‌​‌‌​‌‌​‌‍‌​‍‌‍‌​‍‌‍‌​​‌‍​‌‌‌​‌‍‍​​‌‌‍​‍‌‍‌‍‌​‌‍‌​‍‌‌​‌‌‌​​‍‌‌‌‍‍‌‍‌‌‌‍‌​‍‌‌​​‌​‌​​‍‌‌​​‌​‌​​‍‌‌​​‍​​‍​‌​‍​​‌‌​‌​​​​‌‍​‌​‌‍​‌‍​‍​​‌‍‌‍​‍​​‌​‍‌‌​​‍​​‍​‍‌‌​‌‌‌​‌​​‍‍‌‍​‌‍‍​‌‍‍‌‌‍​‌‍‌​‌​‍‌‍‌‌‌‍‍​‍‌‌​‌‌‌​​‍‌‌‌‍‍‌‍‌‌‌‍‌​‍‌‌​​‌​‌​​‍‌‌​​‌​‌​​‍‌‌​​‍​​‍‌‍​‌​​​​​‌‌‍‌‌​‍​​​‍​‌‌‌‍‌‍​‌​‌‌‍‌‌​​‌​‌​​‍‌‌​​‍​​‍​‍‌‌​‌‌‌​‌​​‍‍‌‌​‌‍‌‌‌‍​‌‌​​‍‌‍‌​​‌‍‌‌‌​‍‌​‌​​‌‍‌‌‌‍​‌‌​‌‍‍‌‌‌‍‌‍‌‌​‌‌​​‌‌‌‌‍​‍‌‍​‌‍‍‌‌​‌‍‍​‌‍‌‌‌‍‌​​‍​
‍‌‌showed us the success across the Trust. We had high
expectations, but we were new to the concept of a
reading intervention and were not sure of the results we
might expect. It unmistakably builds confidence and
makes students feel more resilient. They’re working out
ways to decode words for themselves which produces a
level of assertiveness and pride.​​​​‌‍​‍​‍‌‍‌​‍‌‍‍‌‌‍‌‌‍‍‌‌‍‍​‍​‍​‍‍​‍​‍‌​‌‍​‌‌‍‍‌‍‍‌‌‌​‌‍‌​‍‍‌‍‍‌‌‍​‍​‍​‍​​‍​‍‌‍‍​‌​‍‌‍‌‌‌‍‌‍​‍​‍​‍‍​‍​‍​‍‌​‌‌​‌‌‌‌‍‌​‌‍‍‌‌‍​‍‌‍‍‌‌‍‍‌‌​‌‍‌‌‌‍‍‌‌​​‍‌‍‌‌‌‍‌​‌‍‍‌‌‌​​‍‌‍‌‌‍‌‍‌​‌‍‌‌​‌‌​​‌​‍‌‍‌‌‌​‌‍‌‌‌‍‍‌‌​‌‍​‌‌‌​‌‍‍‌‌‍‌‍‍​‍‌‍‍‌‌‍‌​​‌‌‍​‌‌‍‌‍​​​​‍‌​‍‌​‍‌‌‍‌‍‌‍​‍​‍‌​‌‍​​‌‌‍‌​​‌​‍‌​‌​​​​​‌‌‍​​‍‌​‍​​‌‍​‌​‍‌​‍‌​‍‌​‌‍​‌‌​​‌‍‌‍​​‌​​‍​‍​​​​​‌‌​‌‍‌‍​‍​‍‌‌​‌‍‌‌​​‌‍‌‌​‌‌​‌‌​‌‍‌​‍‌‍‌​‍‌​​‌‍​‌‌‌​‌‍‍​​‌‌‍​‍‌‍‌‍‌​‌‍‌​‍‌‌​‌‌‌​​‍‌‌‌‍‍‌‍‌‌‌‍‌​‍‌‌​​‌​‌​​‍‌‌​​‌​‌​​‍‌‌​​‍​​‍​‌​‍​​‌‌​‌​​​​‌‍​‌​‌‍​‌‍​‍​​‌‍‌‍​‍​​‌​‍‌‌​​‍​​‍​‍‌‌​‌‌‌​‌​​‍‍‌‍​‌‍‍​‌‍‍‌‌‍​‌‍‌​‌​‍‌‍‌‌‌‍‍​‍‌‌​‌‌‌​​‍‌‌‌‍‍‌‍‌‌‌‍‌​‍‌‌​​‌​‌​​‍‌‌​​‌​‌​​‍‌‌​​‍​​‍‌‍​‌​​​​​‌‌‍‌‌​‍​​​‍​‌‌‌‍‌‍​‌​‌‌‍‌‌​​‌​‌‌​‍‌‌​​‍​​‍​‍‌‌​‌‌‌​‌​​‍‍‌‌​‌‍‌‌‌‍​‌‌​​‌‍​‍‌‍​‌‌​‌‍‌‌‌‌‌‌‌​‍‌‍​​‌​‍‌‌​​‍‌​‌‍‌​‌‌​‌‌‌‌‍‌​‌‍‍‌‌‍​‍‌‍‌‍‍‌‌‍‌​​‌‌‍​‌‌‍‌‍​​​​‍‌​‍‌​‍‌‌‍‌‍‌‍​‍​‍‌​‌‍​​‌‌‍‌​​‌​‍‌​‌​​​​​‌‌‍​​‍‌​‍​​‌‍​‌​‍‌​‍‌​‍‌​‌‍​‌‌​​‌‍‌‍​​‌​​‍​‍​​​​​‌‌​‌‍‌‍​‍​‍‌‍‌‌​‌‍‌‌​​‌‍‌‌​‌‌​‌‌​‌‍‌​‍‌‍‌​‍‌‍‌​​‌‍​‌‌‌​‌‍‍​​‌‌‍​‍‌‍‌‍‌​‌‍‌​‍‌‌​‌‌‌​​‍‌‌‌‍‍‌‍‌‌‌‍‌​‍‌‌​​‌​‌​​‍‌‌​​‌​‌​​‍‌‌​​‍​​‍​‌​‍​​‌‌​‌​​​​‌‍​‌​‌‍​‌‍​‍​​‌‍‌‍​‍​​‌​‍‌‌​​‍​​‍​‍‌‌​‌‌‌​‌​​‍‍‌‍​‌‍‍​‌‍‍‌‌‍​‌‍‌​‌​‍‌‍‌‌‌‍‍​‍‌‌​‌‌‌​​‍‌‌‌‍‍‌‍‌‌‌‍‌​‍‌‌​​‌​‌​​‍‌‌​​‌​‌​​‍‌‌​​‍​​‍‌‍​‌​​​​​‌‌‍‌‌​‍​​​‍​‌‌‌‍‌‍​‌​‌‌‍‌‌​​‌​‌‌​‍‌‌​​‍​​‍​‍‌‌​‌‌‌​‌​​‍‍‌‌​‌‍‌‌‌‍​‌‌​​‍‌‍‌​​‌‍‌‌‌​‍‌​‌​​‌‍‌‌‌‍​‌‌​‌‍‍‌‌‌‍‌‍‌‌​‌‌​​‌‌‌‌‍​‍‌‍​‌‍‍‌‌​‌‍‍​‌‍‌‌‌‍‌​​‍​‍‌‌
“What we then see, with that increased confidence, is
children managing their behaviour better and coping with
other aspects of the curriculum. What more could a
teacher want for their students?”​​​​‌‍​‍​‍‌‍‌​‍‌‍‍‌‌‍‌‌‍‍‌‌‍‍​‍​‍​‍‍​‍​‍‌​‌‍​‌‌‍‍‌‍‍‌‌‌​‌‍‌​‍‍‌‍‍‌‌‍​‍​‍​‍​​‍​‍‌‍‍​‌​‍‌‍‌‌‌‍‌‍​‍​‍​‍‍​‍​‍​‍‌​‌‌​‌‌‌‌‍‌​‌‍‍‌‌‍​‍‌‍‍‌‌‍‍‌‌​‌‍‌‌‌‍‍‌‌​​‍‌‍‌‌‌‍‌​‌‍‍‌‌‌​​‍‌‍‌‌‍‌‍‌​‌‍‌‌​‌‌​​‌​‍‌‍‌‌‌​‌‍‌‌‌‍‍‌‌​‌‍​‌‌‌​‌‍‍‌‌‍‌‍‍​‍‌‍‍‌‌‍‌​​‌‌‍​‌‌‍‌‍​​​​‍‌​‍‌​‍‌‌‍‌‍‌‍​‍​‍‌​‌‍​​‌‌‍‌​​‌​‍‌​‌​​​​​‌‌‍​​‍‌​‍​​‌‍​‌​‍‌​‍‌​‍‌​‌‍​‌‌​​‌‍‌‍​​‌​​‍​‍​​​​​‌‌​‌‍‌‍​‍​‍‌‌​‌‍‌‌​​‌‍‌‌​‌‌​‌‌​‌‍‌​‍‌‍‌​‍‌​​‌‍​‌‌‌​‌‍‍​​‌‌‍​‍‌‍‌‍‌​‌‍‌​‍‌‌​‌‌‌​​‍‌‌‌‍‍‌‍‌‌‌‍‌​‍‌‌​​‌​‌​​‍‌‌​​‌​‌​​‍‌‌​​‍​​‍​‌​‌​​​​​‌‌‍‌‍​​‌‌‍​​‌‍​‌‌​​‍​​‌​‌‍​‍‌‌​​‍​​‍​‍‌‌​‌‌‌​‌​​‍‍‌‍​‌‍‍​‌‍‍‌‌‍​‌‍‌​‌​‍‌‍‌‌‌‍‍​‍‌‌​‌‌‌​​‍‌‌‌‍‍‌‍‌‌‌‍‌​‍‌‌​​‌​‌​​‍‌‌​​‌​‌​​‍‌‌​​‍​​‍​‌‍​​‍​‌​‍‌​​‌​​‍‌‍​​‍‌‌‍‌‍​​​​‌​​‌‍​​​​‍‌‌​​‍​​‍​‍‌‌​‌‌‌​‌​​‍‍‌‌​‌‍‌‌‌‍​‌‌​​‌‍​‍‌‍​‌‌​‌‍‌‌‌‌‌‌‌​‍‌‍​​‌​‍‌‌​​‍‌​‌‍‌​‌‌​‌‌‌‌‍‌​‌‍‍‌‌‍​‍‌‍‌‍‍‌‌‍‌​​‌‌‍​‌‌‍‌‍​​​​‍‌​‍‌​‍‌‌‍‌‍‌‍​‍​‍‌​‌‍​​‌‌‍‌​​‌​‍‌​‌​​​​​‌‌‍​​‍‌​‍​​‌‍​‌​‍‌​‍‌​‍‌​‌‍​‌‌​​‌‍‌‍​​‌​​‍​‍​​​​​‌‌​‌‍‌‍​‍​‍‌‍‌‌​‌‍‌‌​​‌‍‌‌​‌‌​‌‌​‌‍‌​‍‌‍‌​‍‌‍‌​​‌‍​‌‌‌​‌‍‍​​‌‌‍​‍‌‍‌‍‌​‌‍‌​‍‌‌​‌‌‌​​‍‌‌‌‍‍‌‍‌‌‌‍‌​‍‌‌​​‌​‌​​‍‌‌​​‌​‌​​‍‌‌​​‍​​‍​‌​‌​​​​​‌‌‍‌‍​​‌‌‍​​‌‍​‌‌​​‍​​‌​‌‍​‍‌‌​​‍​​‍​‍‌‌​‌‌‌​‌​​‍‍‌‍​‌‍‍​‌‍‍‌‌‍​‌‍‌​‌​‍‌‍‌‌‌‍‍​‍‌‌​‌‌‌​​‍‌‌‌‍‍‌‍‌‌‌‍‌​‍‌‌​​‌​‌​​‍‌‌​​‌​‌​​‍‌‌​​‍​​‍​‌‍​​‍​‌​‍‌​​‌​​‍‌‍​​‍‌‌‍‌‍​​​​‌​​‌‍​​​​‍‌‌​​‍​​‍​‍‌‌​‌‌‌​‌​​‍‍‌‌​‌‍‌‌‌‍​‌‌​​‍‌‍‌​​‌‍‌‌‌​‍‌​‌​​‌‍‌‌‌‍​‌‌​‌‍‍‌‌‌‍‌‍‌‌​‌‌​​‌‌‌‌‍​‍‌‍​‌‍‍‌‌​‌‍‍​‌‍‌‌‌‍‌​​‍​‍‌‌
Everyone on board​​​​‌‍​‍​‍‌‍‌​‍‌‍‍‌‌‍‌‌‍‍‌‌‍‍​‍​‍​‍‍​‍​‍‌​‌‍​‌‌‍‍‌‍‍‌‌‌​‌‍‌​‍‍‌‍‍‌‌‍​‍​‍​‍​​‍​‍‌‍‍​‌​‍‌‍‌‌‌‍‌‍​‍​‍​‍‍​‍​‍​‍‌​‌‌​‌‌‌‌‍‌​‌‍‍‌‌‍​‍‌‍‍‌‌‍‍‌‌​‌‍‌‌‌‍‍‌‌​​‍‌‍‌‌‌‍‌​‌‍‍‌‌‌​​‍‌‍‌‌‍‌‍‌​‌‍‌‌​‌‌​​‌​‍‌‍‌‌‌​‌‍‌‌‌‍‍‌‌​‌‍​‌‌‌​‌‍‍‌‌‍‌‍‍​‍‌‍‍‌‌‍‌​​‌‌‍​‌‌‍‌‍​​​​‍‌​‍‌​‍‌‌‍‌‍‌‍​‍​‍‌​‌‍​​‌‌‍‌​​‌​‍‌​‌​​​​​‌‌‍​​‍‌​‍​​‌‍​‌​‍‌​‍‌​‍‌​‌‍​‌‌​​‌‍‌‍​​‌​​‍​‍​​​​​‌‌​‌‍‌‍​‍​‍‌‌​‌‍‌‌​​‌‍‌‌​‌‌​‌‌​‌‍‌​‍‌‍‌​‍‌​​‌‍​‌‌‌​‌‍‍​​‌‌‍​‍‌‍‌‍‌​‌‍‌​‍‌‌​‌‌‌​​‍‌‌‌‍‍‌‍‌‌‌‍‌​‍‌‌​​‌​‌​​‍‌‌​​‌​‌​​‍‌‌​​‍​​‍​‌‍​‌‌​‌​​​​​‍​‍​‌‍‌‍‌‍​‌‌‍​​‌‍​​​​​​​‍‌‌​​‍​​‍​‍‌‌​‌‌‌​‌​​‍‍‌‍​‌‍‍​‌‍‍‌‌‍​‌‍‌​‌​‍‌‍‌‌‌‍‍​‍‌‌​‌‌‌​​‍‌‌‌‍‍‌‍‌‌‌‍‌​‍‌‌​​‌​‌​​‍‌‌​​‌​‌​​‍‌‌​​‍​​‍‌‍​‌‌‍‌​‌‍​​‌​​‍​​‍‌​‌​​‌‍​‌​‍​​​‌‌‍​‍​​​​‍‌‌​​‍​​‍​‍‌‌​‌‌‌​‌​​‍‍‌‌​‌‍‌‌‌‍​‌‌​​‌‍​‍‌‍​‌‌​‌‍‌‌‌‌‌‌‌​‍‌‍​​‌​‍‌‌​​‍‌​‌‍‌​‌‌​‌‌‌‌‍‌​‌‍‍‌‌‍​‍‌‍‌‍‍‌‌‍‌​​‌‌‍​‌‌‍‌‍​​​​‍‌​‍‌​‍‌‌‍‌‍‌‍​‍​‍‌​‌‍​​‌‌‍‌​​‌​‍‌​‌​​​​​‌‌‍​​‍‌​‍​​‌‍​‌​‍‌​‍‌​‍‌​‌‍​‌‌​​‌‍‌‍​​‌​​‍​‍​​​​​‌‌​‌‍‌‍​‍​‍‌‍‌‌​‌‍‌‌​​‌‍‌‌​‌‌​‌‌​‌‍‌​‍‌‍‌​‍‌‍‌​​‌‍​‌‌‌​‌‍‍​​‌‌‍​‍‌‍‌‍‌​‌‍‌​‍‌‌​‌‌‌​​‍‌‌‌‍‍‌‍‌‌‌‍‌​‍‌‌​​‌​‌​​‍‌‌​​‌​‌​​‍‌‌​​‍​​‍​‌‍​‌‌​‌​​​​​‍​‍​‌‍‌‍‌‍​‌‌‍​​‌‍​​​​​​​‍‌‌​​‍​​‍​‍‌‌​‌‌‌​‌​​‍‍‌‍​‌‍‍​‌‍‍‌‌‍​‌‍‌​‌​‍‌‍‌‌‌‍‍​‍‌‌​‌‌‌​​‍‌‌‌‍‍‌‍‌‌‌‍‌​‍‌‌​​‌​‌​​‍‌‌​​‌​‌​​‍‌‌​​‍​​‍‌‍​‌‌‍‌​‌‍​​‌​​‍​​‍‌​‌​​‌‍​‌​‍​​​‌‌‍​‍​​​​‍‌‌​​‍​​‍​‍‌‌​‌‌‌​‌​​‍‍‌‌​‌‍‌‌‌‍​‌‌​​‍‌‍‌​​‌‍‌‌‌​‍‌​‌​​‌‍‌‌‌‍​‌‌​‌‍‍‌‌‌‍‌‍‌‌​‌‌​​‌‌‌‌‍​‍‌‍​‌‍‍‌‌​‌‍‍​‌‍‌‌‌‍‌​​‍​‍‌‌
Lexonik consult with schools on a daily basis and stress
the importance of ensuring interventions don’t just
remain in the intervention classroom. All teachers need
the skill, confidence and toolkit to explicitly teach key
reading, vocabulary and spelling strategies, which results
in improved quality-first teaching. NET therefore also
began using Lexonik Vocabulary, Lexonik’s whole-school
cloud-based programme, which connects the dots
between what is learned in intervention and the
classroom, as well as equipping all staff and students
with the knowledge and skills necessary to comprehend
academic vocabulary independently and at the point of
need.​​​​‌‍​‍​‍‌‍‌​‍‌‍‍‌‌‍‌‌‍‍‌‌‍‍​‍​‍​‍‍​‍​‍‌​‌‍​‌‌‍‍‌‍‍‌‌‌​‌‍‌​‍‍‌‍‍‌‌‍​‍​‍​‍​​‍​‍‌‍‍​‌​‍‌‍‌‌‌‍‌‍​‍​‍​‍‍​‍​‍​‍‌​‌‌​‌‌‌‌‍‌​‌‍‍‌‌‍​‍‌‍‍‌‌‍‍‌‌​‌‍‌‌‌‍‍‌‌​​‍‌‍‌‌‌‍‌​‌‍‍‌‌‌​​‍‌‍‌‌‍‌‍‌​‌‍‌‌​‌‌​​‌​‍‌‍‌‌‌​‌‍‌‌‌‍‍‌‌​‌‍​‌‌‌​‌‍‍‌‌‍‌‍‍​‍‌‍‍‌‌‍‌​​‌‌‍​‌‌‍‌‍​​​​‍‌​‍‌​‍‌‌‍‌‍‌‍​‍​‍‌​‌‍​​‌‌‍‌​​‌​‍‌​‌​​​​​‌‌‍​​‍‌​‍​​‌‍​‌​‍‌​‍‌​‍‌​‌‍​‌‌​​‌‍‌‍​​‌​​‍​‍​​​​​‌‌​‌‍‌‍​‍​‍‌‌​‌‍‌‌​​‌‍‌‌​‌‌​‌‌​‌‍‌​‍‌‍‌​‍‌​​‌‍​‌‌‌​‌‍‍​​‌‌‍​‍‌‍‌‍‌​‌‍‌​‍‌‌​‌‌‌​​‍‌‌‌‍‍‌‍‌‌‌‍‌​‍‌‌​​‌​‌​​‍‌‌​​‌​‌​​‍‌‌​​‍​​‍​‍‌​​​​​‌‌‍‌‍​‌​​‌​​​‌‍‌​​‌​​​​​​​​‌​‍‌‌​​‍​​‍​‍‌‌​‌‌‌​‌​​‍‍‌‍​‌‍‍​‌‍‍‌‌‍​‌‍‌​‌​‍‌‍‌‌‌‍‍​‍‌‌​‌‌‌​​‍‌‌‌‍‍‌‍‌‌‌‍‌​‍‌‌​​‌​‌​​‍‌‌​​‌​‌​​‍‌‌​​‍​​‍​​‍​‌‌​​‌​​‌‍​‍​‌‌‍‌‌​​​​‌‌‍​​‌​​​​​​​‍‌‌​​‍​​‍​‍‌‌​‌‌‌​‌​​‍‍‌‌​‌‍‌‌‌‍​‌‌​​‌‍​‍‌‍​‌‌​‌‍‌‌‌‌‌‌‌​‍‌‍​​‌​‍‌‌​​‍‌​‌‍‌​‌‌​‌‌‌‌‍‌​‌‍‍‌‌‍​‍‌‍‌‍‍‌‌‍‌​​‌‌‍​‌‌‍‌‍​​​​‍‌​‍‌​‍‌‌‍‌‍‌‍​‍​‍‌​‌‍​​‌‌‍‌​​‌​‍‌​‌​​​​​‌‌‍​​‍‌​‍​​‌‍​‌​‍‌​‍‌​‍‌​‌‍​‌‌​​‌‍‌‍​​‌​​‍​‍​​​​​‌‌​‌‍‌‍​‍​‍‌‍‌‌​‌‍‌‌​​‌‍‌‌​‌‌​‌‌​‌‍‌​‍‌‍‌​‍‌‍‌​​‌‍​‌‌‌​‌‍‍​​‌‌‍​‍‌‍‌‍‌​‌‍‌​‍‌‌​‌‌‌​​‍‌‌‌‍‍‌‍‌‌‌‍‌​‍‌‌​​‌​‌​​‍‌‌​​‌​‌​​‍‌‌​​‍​​‍​‍‌​​​​​‌‌‍‌‍​‌​​‌​​​‌‍‌​​‌​​​​​​​​‌​‍‌‌​​‍​​‍​‍‌‌​‌‌‌​‌​​‍‍‌‍​‌‍‍​‌‍‍‌‌‍​‌‍‌​‌​‍‌‍‌‌‌‍‍​‍‌‌​‌‌‌​​‍‌‌‌‍‍‌‍‌‌‌‍‌​‍‌‌​​‌​‌​​‍‌‌​​‌​‌​​‍‌‌​​‍​​‍​​‍​‌‌​​‌​​‌‍​‍​‌‌‍‌‌​​​​‌‌‍​​‌​​​​​​​‍‌‌​​‍​​‍​‍‌‌​‌‌‌​‌​​‍‍‌‌​‌‍‌‌‌‍​‌‌​​‍‌‍‌​​‌‍‌‌‌​‍‌​‌​​‌‍‌‌‌‍​‌‌​‌‍‍‌‌‌‍‌‍‌‌​‌‌​​‌‌‌‌‍​‍‌‍​‌‍‍‌‌​‌‍‍​‌‍‌‌‌‍‌​​‍​‍‌‌
Staff training and confidence was also essential
throughout this development, not only for those
delivering the interventions, which is in the capable hands